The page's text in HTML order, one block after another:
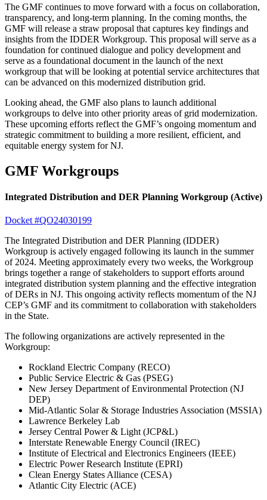
The GMF continues to move forward with a focus on collaboration,
transparency, and long-term planning. In the coming months, the
GMF will release a straw proposal that captures key findings and
insights from the IDDER Workgroup. This proposal will serve as a
foundation for continued dialogue and policy development and
serve as a foundational document in the launch of the next
workgroup that will be looking at potential service architectures that
can be advanced on this modernized distribution grid.​​​​‌ ‍ ​‍​‍‌‍ ‌ ​‍‌‍‍‌‌‍‌ ‌‍‍‌‌‍ ‍​‍​‍​ ‍‍​‍​‍‌ ​ ‌‍​‌‌‍ ‍‌‍‍‌‌ ‌​‌ ‍‌​‍ ‍‌‍‍‌‌‍ ​‍​‍​‍ ​​‍​‍‌‍‍​‌ ​‍‌‍‌‌‌‍‌‍​‍​‍​ ‍‍​‍​‍‌‍‍​‌ ‌​‌ ‌​‌ ​​​ ‍‍​‍ ​‍ ‌‍ ​‌‍ ‌‍​ ‌‍​‌‌‍ ​‌‍‍​‌‍ ‌ ​ ‌ ‌​​ ‍‍​ ​ ​ ​ ​ ​ ​ ​ ​‍ ‌‍‍‌‌‍ ‍‌ ‌​‌‍‌‌‌‍ ‍‌ ‌​​‍ ‌‍‌‌‌‍‌​‌‍‍‌‌ ‌​​‍ ‌‍ ‌‌‍ ‌‍‌​‌‍‌‌​ ‌‌ ​​‌ ​‍‌‍‌‌‌ ​ ‌‍‌‌‌‍ ‍‌ ‌​‌‍​‌‌ ‌​‌‍‍‌‌‍ ‌‍ ‍​ ‍ ‌‍‍‌‌‍‌​​ ‌​ ‌​‌‍‌‍​ ‌‍​ ‍‌​ ‌‌​ ​‌​ ‍​‌‍‌‍​‍ ‌​ ​ ​ ‌‍​ ​​​ ​ ​‍ ‌​ ‌​​ ‍​‌‍‌​​ ‌‍​‍ ‌​ ‍​‌‍​‍‌‍‌‍​ ‍​​‍ ‌​ ‍​​ ​​​ ​ ​ ‌‌​ ‌ ‌‍‌​​ ​​‌‍​‌​ ‌​​ ‍‌‌‍‌‍​ ‌‌​ ‍ ‌ ‌​‌ ‍‌‌ ​​‌‍‌‌​ ‌‌ ​​‌ ​‍‌‍ ‌‍‌ ‌ ​‍‌‍​‌‌‍ ‌​ ‍ ‌ ​​‌‍​‌‌ ‌​‌‍‍​​ ‌‌‍​ ‌‍ ‌‍ ‍‌ ‌​‌‍‌‌‌‍ ‍‌ ‌​‌‌​ ‌‍‌‌‌‍​ ‌ ‌​‌‍‍‌‌‍ ‌‍ ‍‌ ​ ​‍‌‌​ ‌‌‌​​‍‌‌ ‌‍‍ ‌‍‌‌‌ ‍‌​‍‌‌​ ​ ‌​‌​​‍‌‌​ ​ ‌​‌​​‍‌‌​ ​‍​ ​‍‌‍​ ​ ​ ‌‍​ ‌‍​‌​ ‍‌‌‍‌‌‌‍‌​​ ​‍‌‍‌‌​ ‌‌‌‍‌‌​ ​‍​‍‌‌​ ​‍​ ​‍​‍‌‌​ ‌‌‌​‌​​‍ ‍‌‍​ ‌‍ ‌‍ ‍‌ ‌​‌‍‌‌‌‍ ‍‌ ‌​​‍‌‌​ ‌‌‌​​‍‌‌ ‌‍‍ ‌‍‌‌‌ ‍‌​‍‌‌​ ​ ‌​‌​​‍‌‌​ ​ ‌​‌​​‍‌‌​ ​‍​ ​‍‌‍​‌‌‍‌​‌‍‌​​ ‌​​ ​‍​ ‌‌‌‍​ ​ ​ ‌‍​‌​ ‌ ​ ‌​​ ‍‌​‍‌‌​ ​‍​ ​‍​‍‌‌​ ‌‌‌​‌​​‍ ‍‌‍​ ‌‍‍​‌‍‍‌‌‍ ​‌‍‌​‌ ​‍‌‍‌‌‌‍ ‍​‍‌‌​ ‌‌‌​​‍‌‌ ‌‍‍ ‌‍‌‌‌ ‍‌​‍‌‌​ ​ ‌​‌​​‍‌‌​ ​ ‌​‌​​‍‌‌​ ​‍​ ​‍​ ‌‌​ ‌​​ ‍‌​ ​ ​ ‌‍​ ​​​ ‍‌​ ‌‍​ ​​‌‍​‌​ ‌ ‌‍​ ​‍‌‌​ ​‍​ ​‍​‍‌‌​ ‌‌‌​‌​​‍ ‍‌ ‌​‌‍‌‌‌ ‍​‌ ‌​​ ‌‍​‍‌‍​‌‌ ​ ‌‍‌‌‌‌‌‌‌ ​‍‌‍ ​​ ‌‌‍‍​‌ ‌​‌ ‌​‌ ​​​‍‌‌​ ​ ‌​​‌​‍‌‌​ ​‍‌​‌‍​‍‌‌​ ​‍‌​‌‍‌‍ ​‌‍ ‌‍​ ‌‍​‌‌‍ ​‌‍‍​‌‍ ‌ ​ ‌ ‌​​‍‌‌​ ​ ‌​​‌​ ​ ​ ​ ​ ​ ​ ​ ​‍‌‍‌‍‍‌‌‍‌​​ ‌​ ‌​‌‍‌‍​ ‌‍​ ‍‌​ ‌‌​ ​‌​ ‍​‌‍‌‍​‍ ‌​ ​ ​ ‌‍​ ​​​ ​ ​‍ ‌​ ‌​​ ‍​‌‍‌​​ ‌‍​‍ ‌​ ‍​‌‍​‍‌‍‌‍​ ‍​​‍ ‌​ ‍​​ ​​​ ​ ​ ‌‌​ ‌ ‌‍‌​​ ​​‌‍​‌​ ‌​​ ‍‌‌‍‌‍​ ‌‌​‍‌‍‌ ‌​‌ ‍‌‌ ​​‌‍‌‌​ ‌‌ ​​‌ ​‍‌‍ ‌‍‌ ‌ ​‍‌‍​‌‌‍ ‌​‍‌‍‌ ​​‌‍​‌‌ ‌​‌‍‍​​ ‌‌‍​ ‌‍ ‌‍ ‍‌ ‌​‌‍‌‌‌‍ ‍‌ ‌​‌‌​ ‌‍‌‌‌‍​ ‌ ‌​‌‍‍‌‌‍ ‌‍ ‍‌ ​ ​‍‌‌​ ‌‌‌​​‍‌‌ ‌‍‍ ‌‍‌‌‌ ‍‌​‍‌‌​ ​ ‌​‌​​‍‌‌​ ​ ‌​‌​​‍‌‌​ ​‍​ ​‍‌‍​ ​ ​ ‌‍​ ‌‍​‌​ ‍‌‌‍‌‌‌‍‌​​ ​‍‌‍‌‌​ ‌‌‌‍‌‌​ ​‍​‍‌‌​ ​‍​ ​‍​‍‌‌​ ‌‌‌​‌​​‍ ‍‌‍​ ‌‍ ‌‍ ‍‌ ‌​‌‍‌‌‌‍ ‍‌ ‌​​‍‌‌​ ‌‌‌​​‍‌‌ ‌‍‍ ‌‍‌‌‌ ‍‌​‍‌‌​ ​ ‌​‌​​‍‌‌​ ​ ‌​‌​​‍‌‌​ ​‍​ ​‍‌‍​‌‌‍‌​‌‍‌​​ ‌​​ ​‍​ ‌‌‌‍​ ​ ​ ‌‍​‌​ ‌ ​ ‌​​ ‍‌​‍‌‌​ ​‍​ ​‍​‍‌‌​ ‌‌‌​‌​​‍ ‍‌‍​ ‌‍‍​‌‍‍‌‌‍ ​‌‍‌​‌ ​‍‌‍‌‌‌‍ ‍​‍‌‌​ ‌‌‌​​‍‌‌ ‌‍‍ ‌‍‌‌‌ ‍‌​‍‌‌​ ​ ‌​‌​​‍‌‌​ ​ ‌​‌​​‍‌‌​ ​‍​ ​‍​ ‌‌​ ‌​​ ‍‌​ ​ ​ ‌‍​ ​​​ ‍‌​ ‌‍​ ​​‌‍​‌​ ‌ ‌‍​ ​‍‌‌​ ​‍​ ​‍​‍‌‌​ ‌‌‌​‌​​‍ ‍‌ ‌​‌‍‌‌‌ ‍​‌ ‌​​‍‌‍‌ ​​‌‍‌‌‌ ​‍‌ ​ ‌ ​​‌‍‌‌‌‍​ ‌ ‌​‌‍‍‌‌ ‌‍‌‍‌‌​ ‌‌ ​​‌ ‌‌‌‍​‍‌‍ ​‌‍‍‌‌ ​ ‌‍‍​‌‍‌‌‌‍‌​​‍​‍‌ ‌
Looking ahead, the GMF also plans to launch additional
workgroups to delve into other priority areas of grid modernization.
These upcoming efforts reflect the GMF’s ongoing momentum and
strategic commitment to building a more resilient, efficient, and
equitable energy system for NJ.​​​​‌ ‍ ​‍​‍‌‍ ‌ ​‍‌‍‍‌‌‍‌ ‌‍‍‌‌‍ ‍​‍​‍​ ‍‍​‍​‍‌ ​ ‌‍​‌‌‍ ‍‌‍‍‌‌ ‌​‌ ‍‌​‍ ‍‌‍‍‌‌‍ ​‍​‍​‍ ​​‍​‍‌‍‍​‌ ​‍‌‍‌‌‌‍‌‍​‍​‍​ ‍‍​‍​‍‌‍‍​‌ ‌​‌ ‌​‌ ​​​ ‍‍​‍ ​‍ ‌‍ ​‌‍ ‌‍​ ‌‍​‌‌‍ ​‌‍‍​‌‍ ‌ ​ ‌ ‌​​ ‍‍​ ​ ​ ​ ​ ​ ​ ​ ​‍ ‌‍‍‌‌‍ ‍‌ ‌​‌‍‌‌‌‍ ‍‌ ‌​​‍ ‌‍‌‌‌‍‌​‌‍‍‌‌ ‌​​‍ ‌‍ ‌‌‍ ‌‍‌​‌‍‌‌​ ‌‌ ​​‌ ​‍‌‍‌‌‌ ​ ‌‍‌‌‌‍ ‍‌ ‌​‌‍​‌‌ ‌​‌‍‍‌‌‍ ‌‍ ‍​ ‍ ‌‍‍‌‌‍‌​​ ‌​ ‌​‌‍‌‍​ ‌‍​ ‍‌​ ‌‌​ ​‌​ ‍​‌‍‌‍​‍ ‌​ ​ ​ ‌‍​ ​​​ ​ ​‍ ‌​ ‌​​ ‍​‌‍‌​​ ‌‍​‍ ‌​ ‍​‌‍​‍‌‍‌‍​ ‍​​‍ ‌​ ‍​​ ​​​ ​ ​ ‌‌​ ‌ ‌‍‌​​ ​​‌‍​‌​ ‌​​ ‍‌‌‍‌‍​ ‌‌​ ‍ ‌ ‌​‌ ‍‌‌ ​​‌‍‌‌​ ‌‌ ​​‌ ​‍‌‍ ‌‍‌ ‌ ​‍‌‍​‌‌‍ ‌​ ‍ ‌ ​​‌‍​‌‌ ‌​‌‍‍​​ ‌‌‍​ ‌‍ ‌‍ ‍‌ ‌​‌‍‌‌‌‍ ‍‌ ‌​‌‌​ ‌‍‌‌‌‍​ ‌ ‌​‌‍‍‌‌‍ ‌‍ ‍‌ ​ ​‍‌‌​ ‌‌‌​​‍‌‌ ‌‍‍ ‌‍‌‌‌ ‍‌​‍‌‌​ ​ ‌​‌​​‍‌‌​ ​ ‌​‌​​‍‌‌​ ​‍​ ​‍‌‍​ ​ ​ ‌‍​ ‌‍​‌​ ‍‌‌‍‌‌‌‍‌​​ ​‍‌‍‌‌​ ‌‌‌‍‌‌​ ​‍​‍‌‌​ ​‍​ ​‍​‍‌‌​ ‌‌‌​‌​​‍ ‍‌‍​ ‌‍ ‌‍ ‍‌ ‌​‌‍‌‌‌‍ ‍‌ ‌​​‍‌‌​ ‌‌‌​​‍‌‌ ‌‍‍ ‌‍‌‌‌ ‍‌​‍‌‌​ ​ ‌​‌​​‍‌‌​ ​ ‌​‌​​‍‌‌​ ​‍​ ​‍​ ‌ ‌‍‌‌​ ​​​ ​ ​ ‌​​ ‌‌​ ‌‍​ ‌‍‌‍‌‍​ ‌‌​ ‌‌​ ‌‍​‍‌‌​ ​‍​ ​‍​‍‌‌​ ‌‌‌​‌​​‍ ‍‌‍​ ‌‍‍​‌‍‍‌‌‍ ​‌‍‌​‌ ​‍‌‍‌‌‌‍ ‍​‍‌‌​ ‌‌‌​​‍‌‌ ‌‍‍ ‌‍‌‌‌ ‍‌​‍‌‌​ ​ ‌​‌​​‍‌‌​ ​ ‌​‌​​‍‌‌​ ​‍​ ​‍​ ​‍‌‍‌‍‌‍​‌​ ​​‌‍‌​‌‍​ ​ ‌ ‌‍​‌‌‍‌‍​ ‌‌​ ‌‍‌‍​‌​‍‌‌​ ​‍​ ​‍​‍‌‌​ ‌‌‌​‌​​‍ ‍‌ ‌​‌‍‌‌‌ ‍​‌ ‌​​ ‌‍​‍‌‍​‌‌ ​ ‌‍‌‌‌‌‌‌‌ ​‍‌‍ ​​ ‌‌‍‍​‌ ‌​‌ ‌​‌ ​​​‍‌‌​ ​ ‌​​‌​‍‌‌​ ​‍‌​‌‍​‍‌‌​ ​‍‌​‌‍‌‍ ​‌‍ ‌‍​ ‌‍​‌‌‍ ​‌‍‍​‌‍ ‌ ​ ‌ ‌​​‍‌‌​ ​ ‌​​‌​ ​ ​ ​ ​ ​ ​ ​ ​‍‌‍‌‍‍‌‌‍‌​​ ‌​ ‌​‌‍‌‍​ ‌‍​ ‍‌​ ‌‌​ ​‌​ ‍​‌‍‌‍​‍ ‌​ ​ ​ ‌‍​ ​​​ ​ ​‍ ‌​ ‌​​ ‍​‌‍‌​​ ‌‍​‍ ‌​ ‍​‌‍​‍‌‍‌‍​ ‍​​‍ ‌​ ‍​​ ​​​ ​ ​ ‌‌​ ‌ ‌‍‌​​ ​​‌‍​‌​ ‌​​ ‍‌‌‍‌‍​ ‌‌​‍‌‍‌ ‌​‌ ‍‌‌ ​​‌‍‌‌​ ‌‌ ​​‌ ​‍‌‍ ‌‍‌ ‌ ​‍‌‍​‌‌‍ ‌​‍‌‍‌ ​​‌‍​‌‌ ‌​‌‍‍​​ ‌‌‍​ ‌‍ ‌‍ ‍‌ ‌​‌‍‌‌‌‍ ‍‌ ‌​‌‌​ ‌‍‌‌‌‍​ ‌ ‌​‌‍‍‌‌‍ ‌‍ ‍‌ ​ ​‍‌‌​ ‌‌‌​​‍‌‌ ‌‍‍ ‌‍‌‌‌ ‍‌​‍‌‌​ ​ ‌​‌​​‍‌‌​ ​ ‌​‌​​‍‌‌​ ​‍​ ​‍‌‍​ ​ ​ ‌‍​ ‌‍​‌​ ‍‌‌‍‌‌‌‍‌​​ ​‍‌‍‌‌​ ‌‌‌‍‌‌​ ​‍​‍‌‌​ ​‍​ ​‍​‍‌‌​ ‌‌‌​‌​​‍ ‍‌‍​ ‌‍ ‌‍ ‍‌ ‌​‌‍‌‌‌‍ ‍‌ ‌​​‍‌‌​ ‌‌‌​​‍‌‌ ‌‍‍ ‌‍‌‌‌ ‍‌​‍‌‌​ ​ ‌​‌​​‍‌‌​ ​ ‌​‌​​‍‌‌​ ​‍​ ​‍​ ‌ ‌‍‌‌​ ​​​ ​ ​ ‌​​ ‌‌​ ‌‍​ ‌‍‌‍‌‍​ ‌‌​ ‌‌​ ‌‍​‍‌‌​ ​‍​ ​‍​‍‌‌​ ‌‌‌​‌​​‍ ‍‌‍​ ‌‍‍​‌‍‍‌‌‍ ​‌‍‌​‌ ​‍‌‍‌‌‌‍ ‍​‍‌‌​ ‌‌‌​​‍‌‌ ‌‍‍ ‌‍‌‌‌ ‍‌​‍‌‌​ ​ ‌​‌​​‍‌‌​ ​ ‌​‌​​‍‌‌​ ​‍​ ​‍​ ​‍‌‍‌‍‌‍​‌​ ​​‌‍‌​‌‍​ ​ ‌ ‌‍​‌‌‍‌‍​ ‌‌​ ‌‍‌‍​‌​‍‌‌​ ​‍​ ​‍​‍‌‌​ ‌‌‌​‌​​‍ ‍‌ ‌​‌‍‌‌‌ ‍​‌ ‌​​‍‌‍‌ ​​‌‍‌‌‌ ​‍‌ ​ ‌ ​​‌‍‌‌‌‍​ ‌ ‌​‌‍‍‌‌ ‌‍‌‍‌‌​ ‌‌ ​​‌ ‌‌‌‍​‍‌‍ ​‌‍‍‌‌ ​ ‌‍‍​‌‍‌‌‌‍‌​​‍​‍‌ ‌
GMF Workgroups​​​​‌ ‍ ​‍​‍‌‍ ‌ ​‍‌‍‍‌‌‍‌ ‌‍‍‌‌‍ ‍​‍​‍​ ‍‍​‍​‍‌ ​ ‌‍​‌‌‍ ‍‌‍‍‌‌ ‌​‌ ‍‌​‍ ‍‌‍‍‌‌‍ ​‍​‍​‍ ​​‍​‍‌‍‍​‌ ​‍‌‍‌‌‌‍‌‍​‍​‍​ ‍‍​‍​‍‌‍‍​‌ ‌​‌ ‌​‌ ​​​ ‍‍​‍ ​‍ ‌‍ ​‌‍ ‌‍​ ‌‍​‌‌‍ ​‌‍‍​‌‍ ‌ ​ ‌ ‌​​ ‍‍​ ​ ​ ​ ​ ​ ​ ​ ​‍ ‌‍‍‌‌‍ ‍‌ ‌​‌‍‌‌‌‍ ‍‌ ‌​​‍ ‌‍‌‌‌‍‌​‌‍‍‌‌ ‌​​‍ ‌‍ ‌‌‍ ‌‍‌​‌‍‌‌​ ‌‌ ​​‌ ​‍‌‍‌‌‌ ​ ‌‍‌‌‌‍ ‍‌ ‌​‌‍​‌‌ ‌​‌‍‍‌‌‍ ‌‍ ‍​ ‍ ‌‍‍‌‌‍‌​​ ‌​ ‌​‌‍‌‍​ ‌‍​ ‍‌​ ‌‌​ ​‌​ ‍​‌‍‌‍​‍ ‌​ ​ ​ ‌‍​ ​​​ ​ ​‍ ‌​ ‌​​ ‍​‌‍‌​​ ‌‍​‍ ‌​ ‍​‌‍​‍‌‍‌‍​ ‍​​‍ ‌​ ‍​​ ​​​ ​ ​ ‌‌​ ‌ ‌‍‌​​ ​​‌‍​‌​ ‌​​ ‍‌‌‍‌‍​ ‌‌​ ‍ ‌ ‌​‌ ‍‌‌ ​​‌‍‌‌​ ‌‌ ​​‌ ​‍‌‍ ‌‍‌ ‌ ​‍‌‍​‌‌‍ ‌​ ‍ ‌ ​​‌‍​‌‌ ‌​‌‍‍​​ ‌‌‍​ ‌‍ ‌‍ ‍‌ ‌​‌‍‌‌‌‍ ‍‌ ‌​‌‌​ ‌‍‌‌‌‍​ ‌ ‌​‌‍‍‌‌‍ ‌‍ ‍‌ ​ ​‍‌‌​ ‌‌‌​​‍‌‌ ‌‍‍ ‌‍‌‌‌ ‍‌​‍‌‌​ ​ ‌​‌​​‍‌‌​ ​ ‌​‌​​‍‌‌​ ​‍​ ​‍‌‍​‌‌‍​‍‌‍​‌‌‍​‌‌‍​‍‌‍‌‌​ ‌‍‌‍​‌​ ​‌‌‍‌‌​ ​‌‌‍‌‌​‍‌‌​ ​‍​ ​‍​‍‌‌​ ‌‌‌​‌​​‍ ‍‌‍‍​‌‍‌‌‌‍​‌‌‍‌​‌‍‍‌‌‍ ‍‌‍‌ ​ ‌‍​‍‌‍​‌‌ ​ ‌‍‌‌‌‌‌‌‌ ​‍‌‍ ​​ ‌‌‍‍​‌ ‌​‌ ‌​‌ ​​​‍‌‌​ ​ ‌​​‌​‍‌‌​ ​‍‌​‌‍​‍‌‌​ ​‍‌​‌‍‌‍ ​‌‍ ‌‍​ ‌‍​‌‌‍ ​‌‍‍​‌‍ ‌ ​ ‌ ‌​​‍‌‌​ ​ ‌​​‌​ ​ ​ ​ ​ ​ ​ ​ ​‍‌‍‌‍‍‌‌‍‌​​ ‌​ ‌​‌‍‌‍​ ‌‍​ ‍‌​ ‌‌​ ​‌​ ‍​‌‍‌‍​‍ ‌​ ​ ​ ‌‍​ ​​​ ​ ​‍ ‌​ ‌​​ ‍​‌‍‌​​ ‌‍​‍ ‌​ ‍​‌‍​‍‌‍‌‍​ ‍​​‍ ‌​ ‍​​ ​​​ ​ ​ ‌‌​ ‌ ‌‍‌​​ ​​‌‍​‌​ ‌​​ ‍‌‌‍‌‍​ ‌‌​‍‌‍‌ ‌​‌ ‍‌‌ ​​‌‍‌‌​ ‌‌ ​​‌ ​‍‌‍ ‌‍‌ ‌ ​‍‌‍​‌‌‍ ‌​‍‌‍‌ ​​‌‍​‌‌ ‌​‌‍‍​​ ‌‌‍​ ‌‍ ‌‍ ‍‌ ‌​‌‍‌‌‌‍ ‍‌ ‌​‌‌​ ‌‍‌‌‌‍​ ‌ ‌​‌‍‍‌‌‍ ‌‍ ‍‌ ​ ​‍‌‌​ ‌‌‌​​‍‌‌ ‌‍‍ ‌‍‌‌‌ ‍‌​‍‌‌​ ​ ‌​‌​​‍‌‌​ ​ ‌​‌​​‍‌‌​ ​‍​ ​‍‌‍​‌‌‍​‍‌‍​‌‌‍​‌‌‍​‍‌‍‌‌​ ‌‍‌‍​‌​ ​‌‌‍‌‌​ ​‌‌‍‌‌​‍‌‌​ ​‍​ ​‍​‍‌‌​ ‌‌‌​‌​​‍ ‍‌‍‍​‌‍‌‌‌‍​‌‌‍‌​‌‍‍‌‌‍ ‍‌‍‌ ​‍‌‍‌ ​​‌‍‌‌‌ ​‍‌ ​ ‌ ​​‌‍‌‌‌‍​ ‌ ‌​‌‍‍‌‌ ‌‍‌‍‌‌​ ‌‌ ​​‌ ‌‌‌‍​‍‌‍ ​‌‍‍‌‌ ​ ‌‍‍​‌‍‌‌‌‍‌​​‍​‍‌ ‌
Integrated Distribution and DER Planning Workgroup (Active)​​​​‌ ‍ ​‍​‍‌‍ ‌ ​‍‌‍‍‌‌‍‌ ‌‍‍‌‌‍ ‍​‍​‍​ ‍‍​‍​‍‌ ​ ‌‍​‌‌‍ ‍‌‍‍‌‌ ‌​‌ ‍‌​‍ ‍‌‍‍‌‌‍ ​‍​‍​‍ ​​‍​‍‌‍‍​‌ ​‍‌‍‌‌‌‍‌‍​‍​‍​ ‍‍​‍​‍‌‍‍​‌ ‌​‌ ‌​‌ ​​​ ‍‍​‍ ​‍ ‌‍ ​‌‍ ‌‍​ ‌‍​‌‌‍ ​‌‍‍​‌‍ ‌ ​ ‌ ‌​​ ‍‍​ ​ ​ ​ ​ ​ ​ ​ ​‍ ‌‍‍‌‌‍ ‍‌ ‌​‌‍‌‌‌‍ ‍‌ ‌​​‍ ‌‍‌‌‌‍‌​‌‍‍‌‌ ‌​​‍ ‌‍ ‌‌‍ ‌‍‌​‌‍‌‌​ ‌‌ ​​‌ ​‍‌‍‌‌‌ ​ ‌‍‌‌‌‍ ‍‌ ‌​‌‍​‌‌ ‌​‌‍‍‌‌‍ ‌‍ ‍​ ‍ ‌‍‍‌‌‍‌​​ ‌​ ‌​‌‍‌‍​ ‌‍​ ‍‌​ ‌‌​ ​‌​ ‍​‌‍‌‍​‍ ‌​ ​ ​ ‌‍​ ​​​ ​ ​‍ ‌​ ‌​​ ‍​‌‍‌​​ ‌‍​‍ ‌​ ‍​‌‍​‍‌‍‌‍​ ‍​​‍ ‌​ ‍​​ ​​​ ​ ​ ‌‌​ ‌ ‌‍‌​​ ​​‌‍​‌​ ‌​​ ‍‌‌‍‌‍​ ‌‌​ ‍ ‌ ‌​‌ ‍‌‌ ​​‌‍‌‌​ ‌‌ ​​‌ ​‍‌‍ ‌‍‌ ‌ ​‍‌‍​‌‌‍ ‌​ ‍ ‌ ​​‌‍​‌‌ ‌​‌‍‍​​ ‌‌‍​ ‌‍ ‌‍ ‍‌ ‌​‌‍‌‌‌‍ ‍‌ ‌​‌‌​ ‌‍‌‌‌‍​ ‌ ‌​‌‍‍‌‌‍ ‌‍ ‍‌ ​ ​‍‌‌​ ‌‌‌​​‍‌‌ ‌‍‍ ‌‍‌‌‌ ‍‌​‍‌‌​ ​ ‌​‌​​‍‌‌​ ​ ‌​‌​​‍‌‌​ ​‍​ ​‍‌‍​‌‌‍​‍‌‍​‌‌‍​‌‌‍​‍‌‍‌‌​ ‌‍‌‍​‌​ ​‌‌‍‌‌​ ​‌‌‍‌‌​‍‌‌​ ​‍​ ​‍​‍‌‌​ ‌‌‌​‌​​‍ ‍‌‍​ ‌‍ ‌‍ ‍‌ ‌​‌‍‌‌‌‍ ‍‌ ‌​​‍‌‌​ ‌‌‌​​‍‌‌ ‌‍‍ ‌‍‌‌‌ ‍‌​‍‌‌​ ​ ‌​‌​​‍‌‌​ ​ ‌​‌​​‍‌‌​ ​‍​ ​‍​ ​‍​ ​​​ ​ ​ ‌​​ ​ ‌‍​‌​ ​‍‌‍​‌​ ‍​​ ‌ ​ ​‍​ ‌‌​‍‌‌​ ​‍​ ​‍​‍‌‌​ ‌‌‌​‌​​‍ ‍‌‍​ ‌‍‍​‌‍‍‌‌‍ ​‌‍‌​‌ ​‍‌‍‌‌‌‍ ‍​‍‌‌​ ‌‌‌​​‍‌‌ ‌‍‍ ‌‍‌‌‌ ‍‌​‍‌‌​ ​ ‌​‌​​‍‌‌​ ​ ‌​‌​​‍‌‌​ ​‍​ ​‍‌‍‌‌​ ‌‍​ ​​‌‍​‍‌‍‌‍​ ​‌​ ‌‍​ ‌ ​ ‌‌​ ​‍​ ‌ ‌‍​‌​‍‌‌​ ​‍​ ​‍​‍‌‌​ ‌‌‌​‌​​‍ ‍‌ ‌​‌‍‌‌‌ ‍​‌ ‌​​ ‌‍​‍‌‍​‌‌ ​ ‌‍‌‌‌‌‌‌‌ ​‍‌‍ ​​ ‌‌‍‍​‌ ‌​‌ ‌​‌ ​​​‍‌‌​ ​ ‌​​‌​‍‌‌​ ​‍‌​‌‍​‍‌‌​ ​‍‌​‌‍‌‍ ​‌‍ ‌‍​ ‌‍​‌‌‍ ​‌‍‍​‌‍ ‌ ​ ‌ ‌​​‍‌‌​ ​ ‌​​‌​ ​ ​ ​ ​ ​ ​ ​ ​‍‌‍‌‍‍‌‌‍‌​​ ‌​ ‌​‌‍‌‍​ ‌‍​ ‍‌​ ‌‌​ ​‌​ ‍​‌‍‌‍​‍ ‌​ ​ ​ ‌‍​ ​​​ ​ ​‍ ‌​ ‌​​ ‍​‌‍‌​​ ‌‍​‍ ‌​ ‍​‌‍​‍‌‍‌‍​ ‍​​‍ ‌​ ‍​​ ​​​ ​ ​ ‌‌​ ‌ ‌‍‌​​ ​​‌‍​‌​ ‌​​ ‍‌‌‍‌‍​ ‌‌​‍‌‍‌ ‌​‌ ‍‌‌ ​​‌‍‌‌​ ‌‌ ​​‌ ​‍‌‍ ‌‍‌ ‌ ​‍‌‍​‌‌‍ ‌​‍‌‍‌ ​​‌‍​‌‌ ‌​‌‍‍​​ ‌‌‍​ ‌‍ ‌‍ ‍‌ ‌​‌‍‌‌‌‍ ‍‌ ‌​‌‌​ ‌‍‌‌‌‍​ ‌ ‌​‌‍‍‌‌‍ ‌‍ ‍‌ ​ ​‍‌‌​ ‌‌‌​​‍‌‌ ‌‍‍ ‌‍‌‌‌ ‍‌​‍‌‌​ ​ ‌​‌​​‍‌‌​ ​ ‌​‌​​‍‌‌​ ​‍​ ​‍‌‍​‌‌‍​‍‌‍​‌‌‍​‌‌‍​‍‌‍‌‌​ ‌‍‌‍​‌​ ​‌‌‍‌‌​ ​‌‌‍‌‌​‍‌‌​ ​‍​ ​‍​‍‌‌​ ‌‌‌​‌​​‍ ‍‌‍​ ‌‍ ‌‍ ‍‌ ‌​‌‍‌‌‌‍ ‍‌ ‌​​‍‌‌​ ‌‌‌​​‍‌‌ ‌‍‍ ‌‍‌‌‌ ‍‌​‍‌‌​ ​ ‌​‌​​‍‌‌​ ​ ‌​‌​​‍‌‌​ ​‍​ ​‍​ ​‍​ ​​​ ​ ​ ‌​​ ​ ‌‍​‌​ ​‍‌‍​‌​ ‍​​ ‌ ​ ​‍​ ‌‌​‍‌‌​ ​‍​ ​‍​‍‌‌​ ‌‌‌​‌​​‍ ‍‌‍​ ‌‍‍​‌‍‍‌‌‍ ​‌‍‌​‌ ​‍‌‍‌‌‌‍ ‍​‍‌‌​ ‌‌‌​​‍‌‌ ‌‍‍ ‌‍‌‌‌ ‍‌​‍‌‌​ ​ ‌​‌​​‍‌‌​ ​ ‌​‌​​‍‌‌​ ​‍​ ​‍‌‍‌‌​ ‌‍​ ​​‌‍​‍‌‍‌‍​ ​‌​ ‌‍​ ‌ ​ ‌‌​ ​‍​ ‌ ‌‍​‌​‍‌‌​ ​‍​ ​‍​‍‌‌​ ‌‌‌​‌​​‍ ‍‌ ‌​‌‍‌‌‌ ‍​‌ ‌​​‍‌‍‌ ​​‌‍‌‌‌ ​‍‌ ​ ‌ ​​‌‍‌‌‌‍​ ‌ ‌​‌‍‍‌‌ ‌‍‌‍‌‌​ ‌‌ ​​‌ ‌‌‌‍​‍‌‍ ​‌‍‍‌‌ ​ ‌‍‍​‌‍‌‌‌‍‌​​‍​‍‌ ‌
Docket #QO24030199​​​​‌ ‍ ​‍​‍‌‍ ‌ ​‍‌‍‍‌‌‍‌ ‌‍‍‌‌‍ ‍​‍​‍​ ‍‍​‍​‍‌ ​ ‌‍​‌‌‍ ‍‌‍‍‌‌ ‌​‌ ‍‌​‍ ‍‌‍‍‌‌‍ ​‍​‍​‍ ​​‍​‍‌‍‍​‌ ​‍‌‍‌‌‌‍‌‍​‍​‍​ ‍‍​‍​‍‌‍‍​‌ ‌​‌ ‌​‌ ​​​ ‍‍​‍ ​‍ ‌‍ ​‌‍ ‌‍​ ‌‍​‌‌‍ ​‌‍‍​‌‍ ‌ ​ ‌ ‌​​ ‍‍​ ​ ​ ​ ​ ​ ​ ​ ​‍ ‌‍‍‌‌‍ ‍‌ ‌​‌‍‌‌‌‍ ‍‌ ‌​​‍ ‌‍‌‌‌‍‌​‌‍‍‌‌ ‌​​‍ ‌‍ ‌‌‍ ‌‍‌​‌‍‌‌​ ‌‌ ​​‌ ​‍‌‍‌‌‌ ​ ‌‍‌‌‌‍ ‍‌ ‌​‌‍​‌‌ ‌​‌‍‍‌‌‍ ‌‍ ‍​ ‍ ‌‍‍‌‌‍‌​​ ‌​ ‌​‌‍‌‍​ ‌‍​ ‍‌​ ‌‌​ ​‌​ ‍​‌‍‌‍​‍ ‌​ ​ ​ ‌‍​ ​​​ ​ ​‍ ‌​ ‌​​ ‍​‌‍‌​​ ‌‍​‍ ‌​ ‍​‌‍​‍‌‍‌‍​ ‍​​‍ ‌​ ‍​​ ​​​ ​ ​ ‌‌​ ‌ ‌‍‌​​ ​​‌‍​‌​ ‌​​ ‍‌‌‍‌‍​ ‌‌​ ‍ ‌ ‌​‌ ‍‌‌ ​​‌‍‌‌​ ‌‌ ​​‌ ​‍‌‍ ‌‍‌ ‌ ​‍‌‍​‌‌‍ ‌​ ‍ ‌ ​​‌‍​‌‌ ‌​‌‍‍​​ ‌‌‍​ ‌‍ ‌‍ ‍‌ ‌​‌‍‌‌‌‍ ‍‌ ‌​‌‌​ ‌‍‌‌‌‍​ ‌ ‌​‌‍‍‌‌‍ ‌‍ ‍‌ ​ ​‍‌‌​ ‌‌‌​​‍‌‌ ‌‍‍ ‌‍‌‌‌ ‍‌​‍‌‌​ ​ ‌​‌​​‍‌‌​ ​ ‌​‌​​‍‌‌​ ​‍​ ​‍‌‍​‌‌‍​‍‌‍​‌‌‍​‌‌‍​‍‌‍‌‌​ ‌‍‌‍​‌​ ​‌‌‍‌‌​ ​‌‌‍‌‌​‍‌‌​ ​‍​ ​‍​‍‌‌​ ‌‌‌​‌​​‍ ‍‌‍​ ‌‍ ‌‍ ‍‌ ‌​‌‍‌‌‌‍ ‍‌ ‌​​‍‌‌​ ‌‌‌​​‍‌‌ ‌‍‍ ‌‍‌‌‌ ‍‌​‍‌‌​ ​ ‌​‌​​‍‌‌​ ​ ‌​‌​​‍‌‌​ ​‍​ ​‍​ ‌ ​ ​ ‌‍​ ‌‍​ ​ ​​‌‍‌‌‌‍‌‌​ ‌​‌‍‌‌​ ‌‌‌‍‌​​ ‍‌​‍‌‌​ ​‍​ ​‍​‍‌‌​ ‌‌‌​‌​​‍ ‍‌ ‌​‌‍‌‌‌ ‍​‌ ‌​​ ‌‍​‍‌‍​‌‌ ​ ‌‍‌‌‌‌‌‌‌ ​‍‌‍ ​​ ‌‌‍‍​‌ ‌​‌ ‌​‌ ​​​‍‌‌​ ​ ‌​​‌​‍‌‌​ ​‍‌​‌‍​‍‌‌​ ​‍‌​‌‍‌‍ ​‌‍ ‌‍​ ‌‍​‌‌‍ ​‌‍‍​‌‍ ‌ ​ ‌ ‌​​‍‌‌​ ​ ‌​​‌​ ​ ​ ​ ​ ​ ​ ​ ​‍‌‍‌‍‍‌‌‍‌​​ ‌​ ‌​‌‍‌‍​ ‌‍​ ‍‌​ ‌‌​ ​‌​ ‍​‌‍‌‍​‍ ‌​ ​ ​ ‌‍​ ​​​ ​ ​‍ ‌​ ‌​​ ‍​‌‍‌​​ ‌‍​‍ ‌​ ‍​‌‍​‍‌‍‌‍​ ‍​​‍ ‌​ ‍​​ ​​​ ​ ​ ‌‌​ ‌ ‌‍‌​​ ​​‌‍​‌​ ‌​​ ‍‌‌‍‌‍​ ‌‌​‍‌‍‌ ‌​‌ ‍‌‌ ​​‌‍‌‌​ ‌‌ ​​‌ ​‍‌‍ ‌‍‌ ‌ ​‍‌‍​‌‌‍ ‌​‍‌‍‌ ​​‌‍​‌‌ ‌​‌‍‍​​ ‌‌‍​ ‌‍ ‌‍ ‍‌ ‌​‌‍‌‌‌‍ ‍‌ ‌​‌‌​ ‌‍‌‌‌‍​ ‌ ‌​‌‍‍‌‌‍ ‌‍ ‍‌ ​ ​‍‌‌​ ‌‌‌​​‍‌‌ ‌‍‍ ‌‍‌‌‌ ‍‌​‍‌‌​ ​ ‌​‌​​‍‌‌​ ​ ‌​‌​​‍‌‌​ ​‍​ ​‍‌‍​‌‌‍​‍‌‍​‌‌‍​‌‌‍​‍‌‍‌‌​ ‌‍‌‍​‌​ ​‌‌‍‌‌​ ​‌‌‍‌‌​‍‌‌​ ​‍​ ​‍​‍‌‌​ ‌‌‌​‌​​‍ ‍‌‍​ ‌‍ ‌‍ ‍‌ ‌​‌‍‌‌‌‍ ‍‌ ‌​​‍‌‌​ ‌‌‌​​‍‌‌ ‌‍‍ ‌‍‌‌‌ ‍‌​‍‌‌​ ​ ‌​‌​​‍‌‌​ ​ ‌​‌​​‍‌‌​ ​‍​ ​‍​ ‌ ​ ​ ‌‍​ ‌‍​ ​ ​​‌‍‌‌‌‍‌‌​ ‌​‌‍‌‌​ ‌‌‌‍‌​​ ‍‌​‍‌‌​ ​‍​ ​‍​‍‌‌​ ‌‌‌​‌​​‍ ‍‌ ‌​‌‍‌‌‌ ‍​‌ ‌​​‍‌‍‌ ​​‌‍‌‌‌ ​‍‌ ​ ‌ ​​‌‍‌‌‌‍​ ‌ ‌​‌‍‍‌‌ ‌‍‌‍‌‌​ ‌‌ ​​‌ ‌‌‌‍​‍‌‍ ​‌‍‍‌‌ ​ ‌‍‍​‌‍‌‌‌‍‌​​‍​‍‌ ‌
The Integrated Distribution and DER Planning (IDDER)
Workgroup is actively engaged following its launch in the summer
of 2024. Meeting approximately every two weeks, the Workgroup
brings together a range of stakeholders to support efforts around
integrated distribution system planning and the effective integration
of DERs in NJ. This ongoing activity reflects momentum of the NJ
CEP’s GMF and its commitment to collaboration with stakeholders
in the State.​​​​‌ ‍ ​‍​‍‌‍ ‌ ​‍‌‍‍‌‌‍‌ ‌‍‍‌‌‍ ‍​‍​‍​ ‍‍​‍​‍‌ ​ ‌‍​‌‌‍ ‍‌‍‍‌‌ ‌​‌ ‍‌​‍ ‍‌‍‍‌‌‍ ​‍​‍​‍ ​​‍​‍‌‍‍​‌ ​‍‌‍‌‌‌‍‌‍​‍​‍​ ‍‍​‍​‍‌‍‍​‌ ‌​‌ ‌​‌ ​​​ ‍‍​‍ ​‍ ‌‍ ​‌‍ ‌‍​ ‌‍​‌‌‍ ​‌‍‍​‌‍ ‌ ​ ‌ ‌​​ ‍‍​ ​ ​ ​ ​ ​ ​ ​ ​‍ ‌‍‍‌‌‍ ‍‌ ‌​‌‍‌‌‌‍ ‍‌ ‌​​‍ ‌‍‌‌‌‍‌​‌‍‍‌‌ ‌​​‍ ‌‍ ‌‌‍ ‌‍‌​‌‍‌‌​ ‌‌ ​​‌ ​‍‌‍‌‌‌ ​ ‌‍‌‌‌‍ ‍‌ ‌​‌‍​‌‌ ‌​‌‍‍‌‌‍ ‌‍ ‍​ ‍ ‌‍‍‌‌‍‌​​ ‌​ ‌​‌‍‌‍​ ‌‍​ ‍‌​ ‌‌​ ​‌​ ‍​‌‍‌‍​‍ ‌​ ​ ​ ‌‍​ ​​​ ​ ​‍ ‌​ ‌​​ ‍​‌‍‌​​ ‌‍​‍ ‌​ ‍​‌‍​‍‌‍‌‍​ ‍​​‍ ‌​ ‍​​ ​​​ ​ ​ ‌‌​ ‌ ‌‍‌​​ ​​‌‍​‌​ ‌​​ ‍‌‌‍‌‍​ ‌‌​ ‍ ‌ ‌​‌ ‍‌‌ ​​‌‍‌‌​ ‌‌ ​​‌ ​‍‌‍ ‌‍‌ ‌ ​‍‌‍​‌‌‍ ‌​ ‍ ‌ ​​‌‍​‌‌ ‌​‌‍‍​​ ‌‌‍​ ‌‍ ‌‍ ‍‌ ‌​‌‍‌‌‌‍ ‍‌ ‌​‌‌​ ‌‍‌‌‌‍​ ‌ ‌​‌‍‍‌‌‍ ‌‍ ‍‌ ​ ​‍‌‌​ ‌‌‌​​‍‌‌ ‌‍‍ ‌‍‌‌‌ ‍‌​‍‌‌​ ​ ‌​‌​​‍‌‌​ ​ ‌​‌​​‍‌‌​ ​‍​ ​‍‌‍​‌‌‍​‍‌‍​‌‌‍​‌‌‍​‍‌‍‌‌​ ‌‍‌‍​‌​ ​‌‌‍‌‌​ ​‌‌‍‌‌​‍‌‌​ ​‍​ ​‍​‍‌‌​ ‌‌‌​‌​​‍ ‍‌‍​ ‌‍ ‌‍ ‍‌ ‌​‌‍‌‌‌‍ ‍‌ ‌​​‍‌‌​ ‌‌‌​​‍‌‌ ‌‍‍ ‌‍‌‌‌ ‍‌​‍‌‌​ ​ ‌​‌​​‍‌‌​ ​ ‌​‌​​‍‌‌​ ​‍​ ​‍‌‍‌‍‌‍‌​​ ‌ ​ ​‌​ ​‌​ ​‍​ ​‌​ ​​​ ​​​ ​​​ ​‌‌‍​‌​‍‌‌​ ​‍​ ​‍​‍‌‌​ ‌‌‌​‌​​‍ ‍‌‍​ ‌‍‍​‌‍‍‌‌‍ ​‌‍‌​‌ ​‍‌‍‌‌‌‍ ‍​‍‌‌​ ‌‌‌​​‍‌‌ ‌‍‍ ‌‍‌‌‌ ‍‌​‍‌‌​ ​ ‌​‌​​‍‌‌​ ​ ‌​‌​​‍‌‌​ ​‍​ ​‍‌‍​‌‌‍​ ​ ‍‌‌‍​‌‌‍​ ​ ​‍​ ​​‌‍​ ‌‍​‍​ ‌​​ ‍‌​ ​​​‍‌‌​ ​‍​ ​‍​‍‌‌​ ‌‌‌​‌​​‍ ‍‌ ‌​‌‍‌‌‌ ‍​‌ ‌​​ ‌‍​‍‌‍​‌‌ ​ ‌‍‌‌‌‌‌‌‌ ​‍‌‍ ​​ ‌‌‍‍​‌ ‌​‌ ‌​‌ ​​​‍‌‌​ ​ ‌​​‌​‍‌‌​ ​‍‌​‌‍​‍‌‌​ ​‍‌​‌‍‌‍ ​‌‍ ‌‍​ ‌‍​‌‌‍ ​‌‍‍​‌‍ ‌ ​ ‌ ‌​​‍‌‌​ ​ ‌​​‌​ ​ ​ ​ ​ ​ ​ ​ ​‍‌‍‌‍‍‌‌‍‌​​ ‌​ ‌​‌‍‌‍​ ‌‍​ ‍‌​ ‌‌​ ​‌​ ‍​‌‍‌‍​‍ ‌​ ​ ​ ‌‍​ ​​​ ​ ​‍ ‌​ ‌​​ ‍​‌‍‌​​ ‌‍​‍ ‌​ ‍​‌‍​‍‌‍‌‍​ ‍​​‍ ‌​ ‍​​ ​​​ ​ ​ ‌‌​ ‌ ‌‍‌​​ ​​‌‍​‌​ ‌​​ ‍‌‌‍‌‍​ ‌‌​‍‌‍‌ ‌​‌ ‍‌‌ ​​‌‍‌‌​ ‌‌ ​​‌ ​‍‌‍ ‌‍‌ ‌ ​‍‌‍​‌‌‍ ‌​‍‌‍‌ ​​‌‍​‌‌ ‌​‌‍‍​​ ‌‌‍​ ‌‍ ‌‍ ‍‌ ‌​‌‍‌‌‌‍ ‍‌ ‌​‌‌​ ‌‍‌‌‌‍​ ‌ ‌​‌‍‍‌‌‍ ‌‍ ‍‌ ​ ​‍‌‌​ ‌‌‌​​‍‌‌ ‌‍‍ ‌‍‌‌‌ ‍‌​‍‌‌​ ​ ‌​‌​​‍‌‌​ ​ ‌​‌​​‍‌‌​ ​‍​ ​‍‌‍​‌‌‍​‍‌‍​‌‌‍​‌‌‍​‍‌‍‌‌​ ‌‍‌‍​‌​ ​‌‌‍‌‌​ ​‌‌‍‌‌​‍‌‌​ ​‍​ ​‍​‍‌‌​ ‌‌‌​‌​​‍ ‍‌‍​ ‌‍ ‌‍ ‍‌ ‌​‌‍‌‌‌‍ ‍‌ ‌​​‍‌‌​ ‌‌‌​​‍‌‌ ‌‍‍ ‌‍‌‌‌ ‍‌​‍‌‌​ ​ ‌​‌​​‍‌‌​ ​ ‌​‌​​‍‌‌​ ​‍​ ​‍‌‍‌‍‌‍‌​​ ‌ ​ ​‌​ ​‌​ ​‍​ ​‌​ ​​​ ​​​ ​​​ ​‌‌‍​‌​‍‌‌​ ​‍​ ​‍​‍‌‌​ ‌‌‌​‌​​‍ ‍‌‍​ ‌‍‍​‌‍‍‌‌‍ ​‌‍‌​‌ ​‍‌‍‌‌‌‍ ‍​‍‌‌​ ‌‌‌​​‍‌‌ ‌‍‍ ‌‍‌‌‌ ‍‌​‍‌‌​ ​ ‌​‌​​‍‌‌​ ​ ‌​‌​​‍‌‌​ ​‍​ ​‍‌‍​‌‌‍​ ​ ‍‌‌‍​‌‌‍​ ​ ​‍​ ​​‌‍​ ‌‍​‍​ ‌​​ ‍‌​ ​​​‍‌‌​ ​‍​ ​‍​‍‌‌​ ‌‌‌​‌​​‍ ‍‌ ‌​‌‍‌‌‌ ‍​‌ ‌​​‍‌‍‌ ​​‌‍‌‌‌ ​‍‌ ​ ‌ ​​‌‍‌‌‌‍​ ‌ ‌​‌‍‍‌‌ ‌‍‌‍‌‌​ ‌‌ ​​‌ ‌‌‌‍​‍‌‍ ​‌‍‍‌‌ ​ ‌‍‍​‌‍‌‌‌‍‌​​‍​‍‌ ‌
The following organizations are actively represented in the
Workgroup:​​​​‌ ‍ ​‍​‍‌‍ ‌ ​‍‌‍‍‌‌‍‌ ‌‍‍‌‌‍ ‍​‍​‍​ ‍‍​‍​‍‌ ​ ‌‍​‌‌‍ ‍‌‍‍‌‌ ‌​‌ ‍‌​‍ ‍‌‍‍‌‌‍ ​‍​‍​‍ ​​‍​‍‌‍‍​‌ ​‍‌‍‌‌‌‍‌‍​‍​‍​ ‍‍​‍​‍‌‍‍​‌ ‌​‌ ‌​‌ ​​​ ‍‍​‍ ​‍ ‌‍ ​‌‍ ‌‍​ ‌‍​‌‌‍ ​‌‍‍​‌‍ ‌ ​ ‌ ‌​​ ‍‍​ ​ ​ ​ ​ ​ ​ ​ ​‍ ‌‍‍‌‌‍ ‍‌ ‌​‌‍‌‌‌‍ ‍‌ ‌​​‍ ‌‍‌‌‌‍‌​‌‍‍‌‌ ‌​​‍ ‌‍ ‌‌‍ ‌‍‌​‌‍‌‌​ ‌‌ ​​‌ ​‍‌‍‌‌‌ ​ ‌‍‌‌‌‍ ‍‌ ‌​‌‍​‌‌ ‌​‌‍‍‌‌‍ ‌‍ ‍​ ‍ ‌‍‍‌‌‍‌​​ ‌​ ‌​‌‍‌‍​ ‌‍​ ‍‌​ ‌‌​ ​‌​ ‍​‌‍‌‍​‍ ‌​ ​ ​ ‌‍​ ​​​ ​ ​‍ ‌​ ‌​​ ‍​‌‍‌​​ ‌‍​‍ ‌​ ‍​‌‍​‍‌‍‌‍​ ‍​​‍ ‌​ ‍​​ ​​​ ​ ​ ‌‌​ ‌ ‌‍‌​​ ​​‌‍​‌​ ‌​​ ‍‌‌‍‌‍​ ‌‌​ ‍ ‌ ‌​‌ ‍‌‌ ​​‌‍‌‌​ ‌‌ ​​‌ ​‍‌‍ ‌‍‌ ‌ ​‍‌‍​‌‌‍ ‌​ ‍ ‌ ​​‌‍​‌‌ ‌​‌‍‍​​ ‌‌‍​ ‌‍ ‌‍ ‍‌ ‌​‌‍‌‌‌‍ ‍‌ ‌​‌‌​ ‌‍‌‌‌‍​ ‌ ‌​‌‍‍‌‌‍ ‌‍ ‍‌ ​ ​‍‌‌​ ‌‌‌​​‍‌‌ ‌‍‍ ‌‍‌‌‌ ‍‌​‍‌‌​ ​ ‌​‌​​‍‌‌​ ​ ‌​‌​​‍‌‌​ ​‍​ ​‍‌‍​‌‌‍​‍‌‍​‌‌‍​‌‌‍​‍‌‍‌‌​ ‌‍‌‍​‌​ ​‌‌‍‌‌​ ​‌‌‍‌‌​‍‌‌​ ​‍​ ​‍​‍‌‌​ ‌‌‌​‌​​‍ ‍‌‍​ ‌‍ ‌‍ ‍‌ ‌​‌‍‌‌‌‍ ‍‌ ‌​​‍‌‌​ ‌‌‌​​‍‌‌ ‌‍‍ ‌‍‌‌‌ ‍‌​‍‌‌​ ​ ‌​‌​​‍‌‌​ ​ ‌​‌​​‍‌‌​ ​‍​ ​‍​ ​‌‌‍​‌​ ​‍​ ​‌​ ​‍​ ‍‌​ ​‍​ ‍‌‌‍​ ​ ​ ​ ​​​ ​‌​‍‌‌​ ​‍​ ​‍​‍‌‌​ ‌‌‌​‌​​‍ ‍‌‍​ ‌‍‍​‌‍‍‌‌‍ ​‌‍‌​‌ ​‍‌‍‌‌‌‍ ‍​‍‌‌​ ‌‌‌​​‍‌‌ ‌‍‍ ‌‍‌‌‌ ‍‌​‍‌‌​ ​ ‌​‌​​‍‌‌​ ​ ‌​‌​​‍‌‌​ ​‍​ ​‍​ ​‍​ ​ ​ ​‍​ ​ ‌‍‌​‌‍​‌‌‍‌‍​ ‌​‌‍​‍​ ‌​​ ‍​‌‍‌‍​‍‌‌​ ​‍​ ​‍​‍‌‌​ ‌‌‌​‌​​‍ ‍‌ ‌​‌‍‌‌‌ ‍​‌ ‌​​ ‌‍​‍‌‍​‌‌ ​ ‌‍‌‌‌‌‌‌‌ ​‍‌‍ ​​ ‌‌‍‍​‌ ‌​‌ ‌​‌ ​​​‍‌‌​ ​ ‌​​‌​‍‌‌​ ​‍‌​‌‍​‍‌‌​ ​‍‌​‌‍‌‍ ​‌‍ ‌‍​ ‌‍​‌‌‍ ​‌‍‍​‌‍ ‌ ​ ‌ ‌​​‍‌‌​ ​ ‌​​‌​ ​ ​ ​ ​ ​ ​ ​ ​‍‌‍‌‍‍‌‌‍‌​​ ‌​ ‌​‌‍‌‍​ ‌‍​ ‍‌​ ‌‌​ ​‌​ ‍​‌‍‌‍​‍ ‌​ ​ ​ ‌‍​ ​​​ ​ ​‍ ‌​ ‌​​ ‍​‌‍‌​​ ‌‍​‍ ‌​ ‍​‌‍​‍‌‍‌‍​ ‍​​‍ ‌​ ‍​​ ​​​ ​ ​ ‌‌​ ‌ ‌‍‌​​ ​​‌‍​‌​ ‌​​ ‍‌‌‍‌‍​ ‌‌​‍‌‍‌ ‌​‌ ‍‌‌ ​​‌‍‌‌​ ‌‌ ​​‌ ​‍‌‍ ‌‍‌ ‌ ​‍‌‍​‌‌‍ ‌​‍‌‍‌ ​​‌‍​‌‌ ‌​‌‍‍​​ ‌‌‍​ ‌‍ ‌‍ ‍‌ ‌​‌‍‌‌‌‍ ‍‌ ‌​‌‌​ ‌‍‌‌‌‍​ ‌ ‌​‌‍‍‌‌‍ ‌‍ ‍‌ ​ ​‍‌‌​ ‌‌‌​​‍‌‌ ‌‍‍ ‌‍‌‌‌ ‍‌​‍‌‌​ ​ ‌​‌​​‍‌‌​ ​ ‌​‌​​‍‌‌​ ​‍​ ​‍‌‍​‌‌‍​‍‌‍​‌‌‍​‌‌‍​‍‌‍‌‌​ ‌‍‌‍​‌​ ​‌‌‍‌‌​ ​‌‌‍‌‌​‍‌‌​ ​‍​ ​‍​‍‌‌​ ‌‌‌​‌​​‍ ‍‌‍​ ‌‍ ‌‍ ‍‌ ‌​‌‍‌‌‌‍ ‍‌ ‌​​‍‌‌​ ‌‌‌​​‍‌‌ ‌‍‍ ‌‍‌‌‌ ‍‌​‍‌‌​ ​ ‌​‌​​‍‌‌​ ​ ‌​‌​​‍‌‌​ ​‍​ ​‍​ ​‌‌‍​‌​ ​‍​ ​‌​ ​‍​ ‍‌​ ​‍​ ‍‌‌‍​ ​ ​ ​ ​​​ ​‌​‍‌‌​ ​‍​ ​‍​‍‌‌​ ‌‌‌​‌​​‍ ‍‌‍​ ‌‍‍​‌‍‍‌‌‍ ​‌‍‌​‌ ​‍‌‍‌‌‌‍ ‍​‍‌‌​ ‌‌‌​​‍‌‌ ‌‍‍ ‌‍‌‌‌ ‍‌​‍‌‌​ ​ ‌​‌​​‍‌‌​ ​ ‌​‌​​‍‌‌​ ​‍​ ​‍​ ​‍​ ​ ​ ​‍​ ​ ‌‍‌​‌‍​‌‌‍‌‍​ ‌​‌‍​‍​ ‌​​ ‍​‌‍‌‍​‍‌‌​ ​‍​ ​‍​‍‌‌​ ‌‌‌​‌​​‍ ‍‌ ‌​‌‍‌‌‌ ‍​‌ ‌​​‍‌‍‌ ​​‌‍‌‌‌ ​‍‌ ​ ‌ ​​‌‍‌‌‌‍​ ‌ ‌​‌‍‍‌‌ ‌‍‌‍‌‌​ ‌‌ ​​‌ ‌‌‌‍​‍‌‍ ​‌‍‍‌‌ ​ ‌‍‍​‌‍‌‌‌‍‌​​‍​‍‌ ‌
Rockland Electric Company (RECO)​​​​‌ ‍ ​‍​‍‌‍ ‌ ​‍‌‍‍‌‌‍‌ ‌‍‍‌‌‍ ‍​‍​‍​ ‍‍​‍​‍‌ ​ ‌‍​‌‌‍ ‍‌‍‍‌‌ ‌​‌ ‍‌​‍ ‍‌‍‍‌‌‍ ​‍​‍​‍ ​​‍​‍‌‍‍​‌ ​‍‌‍‌‌‌‍‌‍​‍​‍​ ‍‍​‍​‍‌‍‍​‌ ‌​‌ ‌​‌ ​​​ ‍‍​‍ ​‍ ‌‍ ​‌‍ ‌‍​ ‌‍​‌‌‍ ​‌‍‍​‌‍ ‌ ​ ‌ ‌​​ ‍‍​ ​ ​ ​ ​ ​ ​ ​ ​‍ ‌‍‍‌‌‍ ‍‌ ‌​‌‍‌‌‌‍ ‍‌ ‌​​‍ ‌‍‌‌‌‍‌​‌‍‍‌‌ ‌​​‍ ‌‍ ‌‌‍ ‌‍‌​‌‍‌‌​ ‌‌ ​​‌ ​‍‌‍‌‌‌ ​ ‌‍‌‌‌‍ ‍‌ ‌​‌‍​‌‌ ‌​‌‍‍‌‌‍ ‌‍ ‍​ ‍ ‌‍‍‌‌‍‌​​ ‌​ ‌​‌‍‌‍​ ‌‍​ ‍‌​ ‌‌​ ​‌​ ‍​‌‍‌‍​‍ ‌​ ​ ​ ‌‍​ ​​​ ​ ​‍ ‌​ ‌​​ ‍​‌‍‌​​ ‌‍​‍ ‌​ ‍​‌‍​‍‌‍‌‍​ ‍​​‍ ‌​ ‍​​ ​​​ ​ ​ ‌‌​ ‌ ‌‍‌​​ ​​‌‍​‌​ ‌​​ ‍‌‌‍‌‍​ ‌‌​ ‍ ‌ ‌​‌ ‍‌‌ ​​‌‍‌‌​ ‌‌ ​​‌ ​‍‌‍ ‌‍‌ ‌ ​‍‌‍​‌‌‍ ‌​ ‍ ‌ ​​‌‍​‌‌ ‌​‌‍‍​​ ‌‌‍​ ‌‍ ‌‍ ‍‌ ‌​‌‍‌‌‌‍ ‍‌ ‌​‌‌​ ‌‍‌‌‌‍​ ‌ ‌​‌‍‍‌‌‍ ‌‍ ‍‌ ​ ​‍‌‌​ ‌‌‌​​‍‌‌ ‌‍‍ ‌‍‌‌‌ ‍‌​‍‌‌​ ​ ‌​‌​​‍‌‌​ ​ ‌​‌​​‍‌‌​ ​‍​ ​‍‌‍​‌‌‍​‍‌‍​‌‌‍​‌‌‍​‍‌‍‌‌​ ‌‍‌‍​‌​ ​‌‌‍‌‌​ ​‌‌‍‌‌​‍‌‌​ ​‍​ ​‍​‍‌‌​ ‌‌‌​‌​​‍ ‍‌‍​ ‌‍ ‌‍ ‍‌ ‌​‌‍‌‌‌‍ ‍‌ ‌​​‍‌‌​ ‌‌‌​​‍‌‌ ‌‍‍ ‌‍‌‌‌ ‍‌​‍‌‌​ ​ ‌​‌​​‍‌‌​ ​ ‌​‌​​‍‌‌​ ​‍​ ​‍‌‍‌​​ ‍‌​ ‍​‌‍​‌​ ‌ ​ ‌​​ ​‌‌‍​ ​ ​‌​ ​ ‌‍‌‌​ ‌‍​‍‌‌​ ​‍​ ​‍​‍‌‌​ ‌‌‌​‌​​‍ ‍‌‍​ ‌‍‍​‌‍‍‌‌‍ ​‌‍‌​‌ ​‍‌‍‌‌‌‍ ‍​‍‌‌​ ‌‌‌​​‍‌‌ ‌‍‍ ‌‍‌‌‌ ‍‌​‍‌‌​ ​ ‌​‌​​‍‌‌​ ​ ‌​‌​​‍‌‌​ ​‍​ ​‍​ ‍‌​ ​ ​ ​ ​ ​​‌‍​ ​ ‌‌​ ‍​​ ​‌‌‍‌‍​ ‌ ​ ‌‍​ ‌‍​‍‌‌​ ​‍​ ​‍​‍‌‌​ ‌‌‌​‌​​‍ ‍‌ ‌​‌‍‌‌‌ ‍​‌ ‌​​ ‌‍​‍‌‍​‌‌ ​ ‌‍‌‌‌‌‌‌‌ ​‍‌‍ ​​ ‌‌‍‍​‌ ‌​‌ ‌​‌ ​​​‍‌‌​ ​ ‌​​‌​‍‌‌​ ​‍‌​‌‍​‍‌‌​ ​‍‌​‌‍‌‍ ​‌‍ ‌‍​ ‌‍​‌‌‍ ​‌‍‍​‌‍ ‌ ​ ‌ ‌​​‍‌‌​ ​ ‌​​‌​ ​ ​ ​ ​ ​ ​ ​ ​‍‌‍‌‍‍‌‌‍‌​​ ‌​ ‌​‌‍‌‍​ ‌‍​ ‍‌​ ‌‌​ ​‌​ ‍​‌‍‌‍​‍ ‌​ ​ ​ ‌‍​ ​​​ ​ ​‍ ‌​ ‌​​ ‍​‌‍‌​​ ‌‍​‍ ‌​ ‍​‌‍​‍‌‍‌‍​ ‍​​‍ ‌​ ‍​​ ​​​ ​ ​ ‌‌​ ‌ ‌‍‌​​ ​​‌‍​‌​ ‌​​ ‍‌‌‍‌‍​ ‌‌​‍‌‍‌ ‌​‌ ‍‌‌ ​​‌‍‌‌​ ‌‌ ​​‌ ​‍‌‍ ‌‍‌ ‌ ​‍‌‍​‌‌‍ ‌​‍‌‍‌ ​​‌‍​‌‌ ‌​‌‍‍​​ ‌‌‍​ ‌‍ ‌‍ ‍‌ ‌​‌‍‌‌‌‍ ‍‌ ‌​‌‌​ ‌‍‌‌‌‍​ ‌ ‌​‌‍‍‌‌‍ ‌‍ ‍‌ ​ ​‍‌‌​ ‌‌‌​​‍‌‌ ‌‍‍ ‌‍‌‌‌ ‍‌​‍‌‌​ ​ ‌​‌​​‍‌‌​ ​ ‌​‌​​‍‌‌​ ​‍​ ​‍‌‍​‌‌‍​‍‌‍​‌‌‍​‌‌‍​‍‌‍‌‌​ ‌‍‌‍​‌​ ​‌‌‍‌‌​ ​‌‌‍‌‌​‍‌‌​ ​‍​ ​‍​‍‌‌​ ‌‌‌​‌​​‍ ‍‌‍​ ‌‍ ‌‍ ‍‌ ‌​‌‍‌‌‌‍ ‍‌ ‌​​‍‌‌​ ‌‌‌​​‍‌‌ ‌‍‍ ‌‍‌‌‌ ‍‌​‍‌‌​ ​ ‌​‌​​‍‌‌​ ​ ‌​‌​​‍‌‌​ ​‍​ ​‍‌‍‌​​ ‍‌​ ‍​‌‍​‌​ ‌ ​ ‌​​ ​‌‌‍​ ​ ​‌​ ​ ‌‍‌‌​ ‌‍​‍‌‌​ ​‍​ ​‍​‍‌‌​ ‌‌‌​‌​​‍ ‍‌‍​ ‌‍‍​‌‍‍‌‌‍ ​‌‍‌​‌ ​‍‌‍‌‌‌‍ ‍​‍‌‌​ ‌‌‌​​‍‌‌ ‌‍‍ ‌‍‌‌‌ ‍‌​‍‌‌​ ​ ‌​‌​​‍‌‌​ ​ ‌​‌​​‍‌‌​ ​‍​ ​‍​ ‍‌​ ​ ​ ​ ​ ​​‌‍​ ​ ‌‌​ ‍​​ ​‌‌‍‌‍​ ‌ ​ ‌‍​ ‌‍​‍‌‌​ ​‍​ ​‍​‍‌‌​ ‌‌‌​‌​​‍ ‍‌ ‌​‌‍‌‌‌ ‍​‌ ‌​​‍‌‍‌ ​​‌‍‌‌‌ ​‍‌ ​ ‌ ​​‌‍‌‌‌‍​ ‌ ‌​‌‍‍‌‌ ‌‍‌‍‌‌​ ‌‌ ​​‌ ‌‌‌‍​‍‌‍ ​‌‍‍‌‌ ​ ‌‍‍​‌‍‌‌‌‍‌​​‍​‍‌ ‌
Public Service Electric & Gas (PSEG)​​​​‌ ‍ ​‍​‍‌‍ ‌ ​‍‌‍‍‌‌‍‌ ‌‍‍‌‌‍ ‍​‍​‍​ ‍‍​‍​‍‌ ​ ‌‍​‌‌‍ ‍‌‍‍‌‌ ‌​‌ ‍‌​‍ ‍‌‍‍‌‌‍ ​‍​‍​‍ ​​‍​‍‌‍‍​‌ ​‍‌‍‌‌‌‍‌‍​‍​‍​ ‍‍​‍​‍‌‍‍​‌ ‌​‌ ‌​‌ ​​​ ‍‍​‍ ​‍ ‌‍ ​‌‍ ‌‍​ ‌‍​‌‌‍ ​‌‍‍​‌‍ ‌ ​ ‌ ‌​​ ‍‍​ ​ ​ ​ ​ ​ ​ ​ ​‍ ‌‍‍‌‌‍ ‍‌ ‌​‌‍‌‌‌‍ ‍‌ ‌​​‍ ‌‍‌‌‌‍‌​‌‍‍‌‌ ‌​​‍ ‌‍ ‌‌‍ ‌‍‌​‌‍‌‌​ ‌‌ ​​‌ ​‍‌‍‌‌‌ ​ ‌‍‌‌‌‍ ‍‌ ‌​‌‍​‌‌ ‌​‌‍‍‌‌‍ ‌‍ ‍​ ‍ ‌‍‍‌‌‍‌​​ ‌​ ‌​‌‍‌‍​ ‌‍​ ‍‌​ ‌‌​ ​‌​ ‍​‌‍‌‍​‍ ‌​ ​ ​ ‌‍​ ​​​ ​ ​‍ ‌​ ‌​​ ‍​‌‍‌​​ ‌‍​‍ ‌​ ‍​‌‍​‍‌‍‌‍​ ‍​​‍ ‌​ ‍​​ ​​​ ​ ​ ‌‌​ ‌ ‌‍‌​​ ​​‌‍​‌​ ‌​​ ‍‌‌‍‌‍​ ‌‌​ ‍ ‌ ‌​‌ ‍‌‌ ​​‌‍‌‌​ ‌‌ ​​‌ ​‍‌‍ ‌‍‌ ‌ ​‍‌‍​‌‌‍ ‌​ ‍ ‌ ​​‌‍​‌‌ ‌​‌‍‍​​ ‌‌‍​ ‌‍ ‌‍ ‍‌ ‌​‌‍‌‌‌‍ ‍‌ ‌​‌‌​ ‌‍‌‌‌‍​ ‌ ‌​‌‍‍‌‌‍ ‌‍ ‍‌ ​ ​‍‌‌​ ‌‌‌​​‍‌‌ ‌‍‍ ‌‍‌‌‌ ‍‌​‍‌‌​ ​ ‌​‌​​‍‌‌​ ​ ‌​‌​​‍‌‌​ ​‍​ ​‍‌‍​‌‌‍​‍‌‍​‌‌‍​‌‌‍​‍‌‍‌‌​ ‌‍‌‍​‌​ ​‌‌‍‌‌​ ​‌‌‍‌‌​‍‌‌​ ​‍​ ​‍​‍‌‌​ ‌‌‌​‌​​‍ ‍‌‍​ ‌‍ ‌‍ ‍‌ ‌​‌‍‌‌‌‍ ‍‌ ‌​​‍‌‌​ ‌‌‌​​‍‌‌ ‌‍‍ ‌‍‌‌‌ ‍‌​‍‌‌​ ​ ‌​‌​​‍‌‌​ ​ ‌​‌​​‍‌‌​ ​‍​ ​‍​ ‌ ​ ‌‌​ ‌​​ ‍​​ ‌‌‌‍​‌‌‍​‍​ ​‌​ ​‍​ ‍​‌‍​‍​ ​‌​‍‌‌​ ​‍​ ​‍​‍‌‌​ ‌‌‌​‌​​‍ ‍‌‍​ ‌‍‍​‌‍‍‌‌‍ ​‌‍‌​‌ ​‍‌‍‌‌‌‍ ‍​‍‌‌​ ‌‌‌​​‍‌‌ ‌‍‍ ‌‍‌‌‌ ‍‌​‍‌‌​ ​ ‌​‌​​‍‌‌​ ​ ‌​‌​​‍‌‌​ ​‍​ ​‍​ ‍‌​ ​ ​ ​ ​ ​​‌‍​ ​ ‌‌​ ‍​​ ​‌‌‍‌‍​ ‌ ​ ‌‍​ ‌‍​‍‌‌​ ​‍​ ​‍​‍‌‌​ ‌‌‌​‌​​‍ ‍‌ ‌​‌‍‌‌‌ ‍​‌ ‌​​ ‌‍​‍‌‍​‌‌ ​ ‌‍‌‌‌‌‌‌‌ ​‍‌‍ ​​ ‌‌‍‍​‌ ‌​‌ ‌​‌ ​​​‍‌‌​ ​ ‌​​‌​‍‌‌​ ​‍‌​‌‍​‍‌‌​ ​‍‌​‌‍‌‍ ​‌‍ ‌‍​ ‌‍​‌‌‍ ​‌‍‍​‌‍ ‌ ​ ‌ ‌​​‍‌‌​ ​ ‌​​‌​ ​ ​ ​ ​ ​ ​ ​ ​‍‌‍‌‍‍‌‌‍‌​​ ‌​ ‌​‌‍‌‍​ ‌‍​ ‍‌​ ‌‌​ ​‌​ ‍​‌‍‌‍​‍ ‌​ ​ ​ ‌‍​ ​​​ ​ ​‍ ‌​ ‌​​ ‍​‌‍‌​​ ‌‍​‍ ‌​ ‍​‌‍​‍‌‍‌‍​ ‍​​‍ ‌​ ‍​​ ​​​ ​ ​ ‌‌​ ‌ ‌‍‌​​ ​​‌‍​‌​ ‌​​ ‍‌‌‍‌‍​ ‌‌​‍‌‍‌ ‌​‌ ‍‌‌ ​​‌‍‌‌​ ‌‌ ​​‌ ​‍‌‍ ‌‍‌ ‌ ​‍‌‍​‌‌‍ ‌​‍‌‍‌ ​​‌‍​‌‌ ‌​‌‍‍​​ ‌‌‍​ ‌‍ ‌‍ ‍‌ ‌​‌‍‌‌‌‍ ‍‌ ‌​‌‌​ ‌‍‌‌‌‍​ ‌ ‌​‌‍‍‌‌‍ ‌‍ ‍‌ ​ ​‍‌‌​ ‌‌‌​​‍‌‌ ‌‍‍ ‌‍‌‌‌ ‍‌​‍‌‌​ ​ ‌​‌​​‍‌‌​ ​ ‌​‌​​‍‌‌​ ​‍​ ​‍‌‍​‌‌‍​‍‌‍​‌‌‍​‌‌‍​‍‌‍‌‌​ ‌‍‌‍​‌​ ​‌‌‍‌‌​ ​‌‌‍‌‌​‍‌‌​ ​‍​ ​‍​‍‌‌​ ‌‌‌​‌​​‍ ‍‌‍​ ‌‍ ‌‍ ‍‌ ‌​‌‍‌‌‌‍ ‍‌ ‌​​‍‌‌​ ‌‌‌​​‍‌‌ ‌‍‍ ‌‍‌‌‌ ‍‌​‍‌‌​ ​ ‌​‌​​‍‌‌​ ​ ‌​‌​​‍‌‌​ ​‍​ ​‍​ ‌ ​ ‌‌​ ‌​​ ‍​​ ‌‌‌‍​‌‌‍​‍​ ​‌​ ​‍​ ‍​‌‍​‍​ ​‌​‍‌‌​ ​‍​ ​‍​‍‌‌​ ‌‌‌​‌​​‍ ‍‌‍​ ‌‍‍​‌‍‍‌‌‍ ​‌‍‌​‌ ​‍‌‍‌‌‌‍ ‍​‍‌‌​ ‌‌‌​​‍‌‌ ‌‍‍ ‌‍‌‌‌ ‍‌​‍‌‌​ ​ ‌​‌​​‍‌‌​ ​ ‌​‌​​‍‌‌​ ​‍​ ​‍​ ‍‌​ ​ ​ ​ ​ ​​‌‍​ ​ ‌‌​ ‍​​ ​‌‌‍‌‍​ ‌ ​ ‌‍​ ‌‍​‍‌‌​ ​‍​ ​‍​‍‌‌​ ‌‌‌​‌​​‍ ‍‌ ‌​‌‍‌‌‌ ‍​‌ ‌​​‍‌‍‌ ​​‌‍‌‌‌ ​‍‌ ​ ‌ ​​‌‍‌‌‌‍​ ‌ ‌​‌‍‍‌‌ ‌‍‌‍‌‌​ ‌‌ ​​‌ ‌‌‌‍​‍‌‍ ​‌‍‍‌‌ ​ ‌‍‍​‌‍‌‌‌‍‌​​‍​‍‌ ‌
New Jersey Department of Environmental Protection (NJ
DEP)​​​​‌ ‍ ​‍​‍‌‍ ‌ ​‍‌‍‍‌‌‍‌ ‌‍‍‌‌‍ ‍​‍​‍​ ‍‍​‍​‍‌ ​ ‌‍​‌‌‍ ‍‌‍‍‌‌ ‌​‌ ‍‌​‍ ‍‌‍‍‌‌‍ ​‍​‍​‍ ​​‍​‍‌‍‍​‌ ​‍‌‍‌‌‌‍‌‍​‍​‍​ ‍‍​‍​‍‌‍‍​‌ ‌​‌ ‌​‌ ​​​ ‍‍​‍ ​‍ ‌‍ ​‌‍ ‌‍​ ‌‍​‌‌‍ ​‌‍‍​‌‍ ‌ ​ ‌ ‌​​ ‍‍​ ​ ​ ​ ​ ​ ​ ​ ​‍ ‌‍‍‌‌‍ ‍‌ ‌​‌‍‌‌‌‍ ‍‌ ‌​​‍ ‌‍‌‌‌‍‌​‌‍‍‌‌ ‌​​‍ ‌‍ ‌‌‍ ‌‍‌​‌‍‌‌​ ‌‌ ​​‌ ​‍‌‍‌‌‌ ​ ‌‍‌‌‌‍ ‍‌ ‌​‌‍​‌‌ ‌​‌‍‍‌‌‍ ‌‍ ‍​ ‍ ‌‍‍‌‌‍‌​​ ‌​ ‌​‌‍‌‍​ ‌‍​ ‍‌​ ‌‌​ ​‌​ ‍​‌‍‌‍​‍ ‌​ ​ ​ ‌‍​ ​​​ ​ ​‍ ‌​ ‌​​ ‍​‌‍‌​​ ‌‍​‍ ‌​ ‍​‌‍​‍‌‍‌‍​ ‍​​‍ ‌​ ‍​​ ​​​ ​ ​ ‌‌​ ‌ ‌‍‌​​ ​​‌‍​‌​ ‌​​ ‍‌‌‍‌‍​ ‌‌​ ‍ ‌ ‌​‌ ‍‌‌ ​​‌‍‌‌​ ‌‌ ​​‌ ​‍‌‍ ‌‍‌ ‌ ​‍‌‍​‌‌‍ ‌​ ‍ ‌ ​​‌‍​‌‌ ‌​‌‍‍​​ ‌‌‍​ ‌‍ ‌‍ ‍‌ ‌​‌‍‌‌‌‍ ‍‌ ‌​‌‌​ ‌‍‌‌‌‍​ ‌ ‌​‌‍‍‌‌‍ ‌‍ ‍‌ ​ ​‍‌‌​ ‌‌‌​​‍‌‌ ‌‍‍ ‌‍‌‌‌ ‍‌​‍‌‌​ ​ ‌​‌​​‍‌‌​ ​ ‌​‌​​‍‌‌​ ​‍​ ​‍‌‍​‌‌‍​‍‌‍​‌‌‍​‌‌‍​‍‌‍‌‌​ ‌‍‌‍​‌​ ​‌‌‍‌‌​ ​‌‌‍‌‌​‍‌‌​ ​‍​ ​‍​‍‌‌​ ‌‌‌​‌​​‍ ‍‌‍​ ‌‍ ‌‍ ‍‌ ‌​‌‍‌‌‌‍ ‍‌ ‌​​‍‌‌​ ‌‌‌​​‍‌‌ ‌‍‍ ‌‍‌‌‌ ‍‌​‍‌‌​ ​ ‌​‌​​‍‌‌​ ​ ‌​‌​​‍‌‌​ ​‍​ ​‍​ ‌‍​ ‌​​ ​‍​ ‌‌​ ‌ ‌‍​ ‌‍‌​​ ​‍‌‍‌‌‌‍​‌‌‍​‍​ ‌​​‍‌‌​ ​‍​ ​‍​‍‌‌​ ‌‌‌​‌​​‍ ‍‌‍​ ‌‍‍​‌‍‍‌‌‍ ​‌‍‌​‌ ​‍‌‍‌‌‌‍ ‍​‍‌‌​ ‌‌‌​​‍‌‌ ‌‍‍ ‌‍‌‌‌ ‍‌​‍‌‌​ ​ ‌​‌​​‍‌‌​ ​ ‌​‌​​‍‌‌​ ​‍​ ​‍​ ‍‌​ ​ ​ ​ ​ ​​‌‍​ ​ ‌‌​ ‍​​ ​‌‌‍‌‍​ ‌ ​ ‌‍​ ‌‍​‍‌‌​ ​‍​ ​‍​‍‌‌​ ‌‌‌​‌​​‍ ‍‌ ‌​‌‍‌‌‌ ‍​‌ ‌​​ ‌‍​‍‌‍​‌‌ ​ ‌‍‌‌‌‌‌‌‌ ​‍‌‍ ​​ ‌‌‍‍​‌ ‌​‌ ‌​‌ ​​​‍‌‌​ ​ ‌​​‌​‍‌‌​ ​‍‌​‌‍​‍‌‌​ ​‍‌​‌‍‌‍ ​‌‍ ‌‍​ ‌‍​‌‌‍ ​‌‍‍​‌‍ ‌ ​ ‌ ‌​​‍‌‌​ ​ ‌​​‌​ ​ ​ ​ ​ ​ ​ ​ ​‍‌‍‌‍‍‌‌‍‌​​ ‌​ ‌​‌‍‌‍​ ‌‍​ ‍‌​ ‌‌​ ​‌​ ‍​‌‍‌‍​‍ ‌​ ​ ​ ‌‍​ ​​​ ​ ​‍ ‌​ ‌​​ ‍​‌‍‌​​ ‌‍​‍ ‌​ ‍​‌‍​‍‌‍‌‍​ ‍​​‍ ‌​ ‍​​ ​​​ ​ ​ ‌‌​ ‌ ‌‍‌​​ ​​‌‍​‌​ ‌​​ ‍‌‌‍‌‍​ ‌‌​‍‌‍‌ ‌​‌ ‍‌‌ ​​‌‍‌‌​ ‌‌ ​​‌ ​‍‌‍ ‌‍‌ ‌ ​‍‌‍​‌‌‍ ‌​‍‌‍‌ ​​‌‍​‌‌ ‌​‌‍‍​​ ‌‌‍​ ‌‍ ‌‍ ‍‌ ‌​‌‍‌‌‌‍ ‍‌ ‌​‌‌​ ‌‍‌‌‌‍​ ‌ ‌​‌‍‍‌‌‍ ‌‍ ‍‌ ​ ​‍‌‌​ ‌‌‌​​‍‌‌ ‌‍‍ ‌‍‌‌‌ ‍‌​‍‌‌​ ​ ‌​‌​​‍‌‌​ ​ ‌​‌​​‍‌‌​ ​‍​ ​‍‌‍​‌‌‍​‍‌‍​‌‌‍​‌‌‍​‍‌‍‌‌​ ‌‍‌‍​‌​ ​‌‌‍‌‌​ ​‌‌‍‌‌​‍‌‌​ ​‍​ ​‍​‍‌‌​ ‌‌‌​‌​​‍ ‍‌‍​ ‌‍ ‌‍ ‍‌ ‌​‌‍‌‌‌‍ ‍‌ ‌​​‍‌‌​ ‌‌‌​​‍‌‌ ‌‍‍ ‌‍‌‌‌ ‍‌​‍‌‌​ ​ ‌​‌​​‍‌‌​ ​ ‌​‌​​‍‌‌​ ​‍​ ​‍​ ‌‍​ ‌​​ ​‍​ ‌‌​ ‌ ‌‍​ ‌‍‌​​ ​‍‌‍‌‌‌‍​‌‌‍​‍​ ‌​​‍‌‌​ ​‍​ ​‍​‍‌‌​ ‌‌‌​‌​​‍ ‍‌‍​ ‌‍‍​‌‍‍‌‌‍ ​‌‍‌​‌ ​‍‌‍‌‌‌‍ ‍​‍‌‌​ ‌‌‌​​‍‌‌ ‌‍‍ ‌‍‌‌‌ ‍‌​‍‌‌​ ​ ‌​‌​​‍‌‌​ ​ ‌​‌​​‍‌‌​ ​‍​ ​‍​ ‍‌​ ​ ​ ​ ​ ​​‌‍​ ​ ‌‌​ ‍​​ ​‌‌‍‌‍​ ‌ ​ ‌‍​ ‌‍​‍‌‌​ ​‍​ ​‍​‍‌‌​ ‌‌‌​‌​​‍ ‍‌ ‌​‌‍‌‌‌ ‍​‌ ‌​​‍‌‍‌ ​​‌‍‌‌‌ ​‍‌ ​ ‌ ​​‌‍‌‌‌‍​ ‌ ‌​‌‍‍‌‌ ‌‍‌‍‌‌​ ‌‌ ​​‌ ‌‌‌‍​‍‌‍ ​‌‍‍‌‌ ​ ‌‍‍​‌‍‌‌‌‍‌​​‍​‍‌ ‌
Mid-Atlantic Solar & Storage Industries Association (MSSIA)​​​​‌ ‍ ​‍​‍‌‍ ‌ ​‍‌‍‍‌‌‍‌ ‌‍‍‌‌‍ ‍​‍​‍​ ‍‍​‍​‍‌ ​ ‌‍​‌‌‍ ‍‌‍‍‌‌ ‌​‌ ‍‌​‍ ‍‌‍‍‌‌‍ ​‍​‍​‍ ​​‍​‍‌‍‍​‌ ​‍‌‍‌‌‌‍‌‍​‍​‍​ ‍‍​‍​‍‌‍‍​‌ ‌​‌ ‌​‌ ​​​ ‍‍​‍ ​‍ ‌‍ ​‌‍ ‌‍​ ‌‍​‌‌‍ ​‌‍‍​‌‍ ‌ ​ ‌ ‌​​ ‍‍​ ​ ​ ​ ​ ​ ​ ​ ​‍ ‌‍‍‌‌‍ ‍‌ ‌​‌‍‌‌‌‍ ‍‌ ‌​​‍ ‌‍‌‌‌‍‌​‌‍‍‌‌ ‌​​‍ ‌‍ ‌‌‍ ‌‍‌​‌‍‌‌​ ‌‌ ​​‌ ​‍‌‍‌‌‌ ​ ‌‍‌‌‌‍ ‍‌ ‌​‌‍​‌‌ ‌​‌‍‍‌‌‍ ‌‍ ‍​ ‍ ‌‍‍‌‌‍‌​​ ‌​ ‌​‌‍‌‍​ ‌‍​ ‍‌​ ‌‌​ ​‌​ ‍​‌‍‌‍​‍ ‌​ ​ ​ ‌‍​ ​​​ ​ ​‍ ‌​ ‌​​ ‍​‌‍‌​​ ‌‍​‍ ‌​ ‍​‌‍​‍‌‍‌‍​ ‍​​‍ ‌​ ‍​​ ​​​ ​ ​ ‌‌​ ‌ ‌‍‌​​ ​​‌‍​‌​ ‌​​ ‍‌‌‍‌‍​ ‌‌​ ‍ ‌ ‌​‌ ‍‌‌ ​​‌‍‌‌​ ‌‌ ​​‌ ​‍‌‍ ‌‍‌ ‌ ​‍‌‍​‌‌‍ ‌​ ‍ ‌ ​​‌‍​‌‌ ‌​‌‍‍​​ ‌‌‍​ ‌‍ ‌‍ ‍‌ ‌​‌‍‌‌‌‍ ‍‌ ‌​‌‌​ ‌‍‌‌‌‍​ ‌ ‌​‌‍‍‌‌‍ ‌‍ ‍‌ ​ ​‍‌‌​ ‌‌‌​​‍‌‌ ‌‍‍ ‌‍‌‌‌ ‍‌​‍‌‌​ ​ ‌​‌​​‍‌‌​ ​ ‌​‌​​‍‌‌​ ​‍​ ​‍‌‍​‌‌‍​‍‌‍​‌‌‍​‌‌‍​‍‌‍‌‌​ ‌‍‌‍​‌​ ​‌‌‍‌‌​ ​‌‌‍‌‌​‍‌‌​ ​‍​ ​‍​‍‌‌​ ‌‌‌​‌​​‍ ‍‌‍​ ‌‍ ‌‍ ‍‌ ‌​‌‍‌‌‌‍ ‍‌ ‌​​‍‌‌​ ‌‌‌​​‍‌‌ ‌‍‍ ‌‍‌‌‌ ‍‌​‍‌‌​ ​ ‌​‌​​‍‌‌​ ​ ‌​‌​​‍‌‌​ ​‍​ ​‍​ ‍‌‌‍‌‌​ ‌‍​ ​ ​ ​‍​ ‌‍​ ​​​ ​‌​ ​ ‌‍‌‍​ ‍​​ ‍‌​‍‌‌​ ​‍​ ​‍​‍‌‌​ ‌‌‌​‌​​‍ ‍‌‍​ ‌‍‍​‌‍‍‌‌‍ ​‌‍‌​‌ ​‍‌‍‌‌‌‍ ‍​‍‌‌​ ‌‌‌​​‍‌‌ ‌‍‍ ‌‍‌‌‌ ‍‌​‍‌‌​ ​ ‌​‌​​‍‌‌​ ​ ‌​‌​​‍‌‌​ ​‍​ ​‍​ ‍‌​ ​ ​ ​ ​ ​​‌‍​ ​ ‌‌​ ‍​​ ​‌‌‍‌‍​ ‌ ​ ‌‍​ ‌‍​‍‌‌​ ​‍​ ​‍​‍‌‌​ ‌‌‌​‌​​‍ ‍‌ ‌​‌‍‌‌‌ ‍​‌ ‌​​ ‌‍​‍‌‍​‌‌ ​ ‌‍‌‌‌‌‌‌‌ ​‍‌‍ ​​ ‌‌‍‍​‌ ‌​‌ ‌​‌ ​​​‍‌‌​ ​ ‌​​‌​‍‌‌​ ​‍‌​‌‍​‍‌‌​ ​‍‌​‌‍‌‍ ​‌‍ ‌‍​ ‌‍​‌‌‍ ​‌‍‍​‌‍ ‌ ​ ‌ ‌​​‍‌‌​ ​ ‌​​‌​ ​ ​ ​ ​ ​ ​ ​ ​‍‌‍‌‍‍‌‌‍‌​​ ‌​ ‌​‌‍‌‍​ ‌‍​ ‍‌​ ‌‌​ ​‌​ ‍​‌‍‌‍​‍ ‌​ ​ ​ ‌‍​ ​​​ ​ ​‍ ‌​ ‌​​ ‍​‌‍‌​​ ‌‍​‍ ‌​ ‍​‌‍​‍‌‍‌‍​ ‍​​‍ ‌​ ‍​​ ​​​ ​ ​ ‌‌​ ‌ ‌‍‌​​ ​​‌‍​‌​ ‌​​ ‍‌‌‍‌‍​ ‌‌​‍‌‍‌ ‌​‌ ‍‌‌ ​​‌‍‌‌​ ‌‌ ​​‌ ​‍‌‍ ‌‍‌ ‌ ​‍‌‍​‌‌‍ ‌​‍‌‍‌ ​​‌‍​‌‌ ‌​‌‍‍​​ ‌‌‍​ ‌‍ ‌‍ ‍‌ ‌​‌‍‌‌‌‍ ‍‌ ‌​‌‌​ ‌‍‌‌‌‍​ ‌ ‌​‌‍‍‌‌‍ ‌‍ ‍‌ ​ ​‍‌‌​ ‌‌‌​​‍‌‌ ‌‍‍ ‌‍‌‌‌ ‍‌​‍‌‌​ ​ ‌​‌​​‍‌‌​ ​ ‌​‌​​‍‌‌​ ​‍​ ​‍‌‍​‌‌‍​‍‌‍​‌‌‍​‌‌‍​‍‌‍‌‌​ ‌‍‌‍​‌​ ​‌‌‍‌‌​ ​‌‌‍‌‌​‍‌‌​ ​‍​ ​‍​‍‌‌​ ‌‌‌​‌​​‍ ‍‌‍​ ‌‍ ‌‍ ‍‌ ‌​‌‍‌‌‌‍ ‍‌ ‌​​‍‌‌​ ‌‌‌​​‍‌‌ ‌‍‍ ‌‍‌‌‌ ‍‌​‍‌‌​ ​ ‌​‌​​‍‌‌​ ​ ‌​‌​​‍‌‌​ ​‍​ ​‍​ ‍‌‌‍‌‌​ ‌‍​ ​ ​ ​‍​ ‌‍​ ​​​ ​‌​ ​ ‌‍‌‍​ ‍​​ ‍‌​‍‌‌​ ​‍​ ​‍​‍‌‌​ ‌‌‌​‌​​‍ ‍‌‍​ ‌‍‍​‌‍‍‌‌‍ ​‌‍‌​‌ ​‍‌‍‌‌‌‍ ‍​‍‌‌​ ‌‌‌​​‍‌‌ ‌‍‍ ‌‍‌‌‌ ‍‌​‍‌‌​ ​ ‌​‌​​‍‌‌​ ​ ‌​‌​​‍‌‌​ ​‍​ ​‍​ ‍‌​ ​ ​ ​ ​ ​​‌‍​ ​ ‌‌​ ‍​​ ​‌‌‍‌‍​ ‌ ​ ‌‍​ ‌‍​‍‌‌​ ​‍​ ​‍​‍‌‌​ ‌‌‌​‌​​‍ ‍‌ ‌​‌‍‌‌‌ ‍​‌ ‌​​‍‌‍‌ ​​‌‍‌‌‌ ​‍‌ ​ ‌ ​​‌‍‌‌‌‍​ ‌ ‌​‌‍‍‌‌ ‌‍‌‍‌‌​ ‌‌ ​​‌ ‌‌‌‍​‍‌‍ ​‌‍‍‌‌ ​ ‌‍‍​‌‍‌‌‌‍‌​​‍​‍‌ ‌
Lawrence Berkeley Lab​​​​‌ ‍ ​‍​‍‌‍ ‌ ​‍‌‍‍‌‌‍‌ ‌‍‍‌‌‍ ‍​‍​‍​ ‍‍​‍​‍‌ ​ ‌‍​‌‌‍ ‍‌‍‍‌‌ ‌​‌ ‍‌​‍ ‍‌‍‍‌‌‍ ​‍​‍​‍ ​​‍​‍‌‍‍​‌ ​‍‌‍‌‌‌‍‌‍​‍​‍​ ‍‍​‍​‍‌‍‍​‌ ‌​‌ ‌​‌ ​​​ ‍‍​‍ ​‍ ‌‍ ​‌‍ ‌‍​ ‌‍​‌‌‍ ​‌‍‍​‌‍ ‌ ​ ‌ ‌​​ ‍‍​ ​ ​ ​ ​ ​ ​ ​ ​‍ ‌‍‍‌‌‍ ‍‌ ‌​‌‍‌‌‌‍ ‍‌ ‌​​‍ ‌‍‌‌‌‍‌​‌‍‍‌‌ ‌​​‍ ‌‍ ‌‌‍ ‌‍‌​‌‍‌‌​ ‌‌ ​​‌ ​‍‌‍‌‌‌ ​ ‌‍‌‌‌‍ ‍‌ ‌​‌‍​‌‌ ‌​‌‍‍‌‌‍ ‌‍ ‍​ ‍ ‌‍‍‌‌‍‌​​ ‌​ ‌​‌‍‌‍​ ‌‍​ ‍‌​ ‌‌​ ​‌​ ‍​‌‍‌‍​‍ ‌​ ​ ​ ‌‍​ ​​​ ​ ​‍ ‌​ ‌​​ ‍​‌‍‌​​ ‌‍​‍ ‌​ ‍​‌‍​‍‌‍‌‍​ ‍​​‍ ‌​ ‍​​ ​​​ ​ ​ ‌‌​ ‌ ‌‍‌​​ ​​‌‍​‌​ ‌​​ ‍‌‌‍‌‍​ ‌‌​ ‍ ‌ ‌​‌ ‍‌‌ ​​‌‍‌‌​ ‌‌ ​​‌ ​‍‌‍ ‌‍‌ ‌ ​‍‌‍​‌‌‍ ‌​ ‍ ‌ ​​‌‍​‌‌ ‌​‌‍‍​​ ‌‌‍​ ‌‍ ‌‍ ‍‌ ‌​‌‍‌‌‌‍ ‍‌ ‌​‌‌​ ‌‍‌‌‌‍​ ‌ ‌​‌‍‍‌‌‍ ‌‍ ‍‌ ​ ​‍‌‌​ ‌‌‌​​‍‌‌ ‌‍‍ ‌‍‌‌‌ ‍‌​‍‌‌​ ​ ‌​‌​​‍‌‌​ ​ ‌​‌​​‍‌‌​ ​‍​ ​‍‌‍​‌‌‍​‍‌‍​‌‌‍​‌‌‍​‍‌‍‌‌​ ‌‍‌‍​‌​ ​‌‌‍‌‌​ ​‌‌‍‌‌​‍‌‌​ ​‍​ ​‍​‍‌‌​ ‌‌‌​‌​​‍ ‍‌‍​ ‌‍ ‌‍ ‍‌ ‌​‌‍‌‌‌‍ ‍‌ ‌​​‍‌‌​ ‌‌‌​​‍‌‌ ‌‍‍ ‌‍‌‌‌ ‍‌​‍‌‌​ ​ ‌​‌​​‍‌‌​ ​ ‌​‌​​‍‌‌​ ​‍​ ​‍​ ‌‍‌‍​‌‌‍​‍​ ‌ ​ ‌‌​ ​ ​ ‍​​ ​‌‌‍​‍‌‍​‍​ ‌​‌‍‌​​‍‌‌​ ​‍​ ​‍​‍‌‌​ ‌‌‌​‌​​‍ ‍‌‍​ ‌‍‍​‌‍‍‌‌‍ ​‌‍‌​‌ ​‍‌‍‌‌‌‍ ‍​‍‌‌​ ‌‌‌​​‍‌‌ ‌‍‍ ‌‍‌‌‌ ‍‌​‍‌‌​ ​ ‌​‌​​‍‌‌​ ​ ‌​‌​​‍‌‌​ ​‍​ ​‍​ ‍‌​ ​ ​ ​ ​ ​​‌‍​ ​ ‌‌​ ‍​​ ​‌‌‍‌‍​ ‌ ​ ‌‍​ ‌‍​‍‌‌​ ​‍​ ​‍​‍‌‌​ ‌‌‌​‌​​‍ ‍‌ ‌​‌‍‌‌‌ ‍​‌ ‌​​ ‌‍​‍‌‍​‌‌ ​ ‌‍‌‌‌‌‌‌‌ ​‍‌‍ ​​ ‌‌‍‍​‌ ‌​‌ ‌​‌ ​​​‍‌‌​ ​ ‌​​‌​‍‌‌​ ​‍‌​‌‍​‍‌‌​ ​‍‌​‌‍‌‍ ​‌‍ ‌‍​ ‌‍​‌‌‍ ​‌‍‍​‌‍ ‌ ​ ‌ ‌​​‍‌‌​ ​ ‌​​‌​ ​ ​ ​ ​ ​ ​ ​ ​‍‌‍‌‍‍‌‌‍‌​​ ‌​ ‌​‌‍‌‍​ ‌‍​ ‍‌​ ‌‌​ ​‌​ ‍​‌‍‌‍​‍ ‌​ ​ ​ ‌‍​ ​​​ ​ ​‍ ‌​ ‌​​ ‍​‌‍‌​​ ‌‍​‍ ‌​ ‍​‌‍​‍‌‍‌‍​ ‍​​‍ ‌​ ‍​​ ​​​ ​ ​ ‌‌​ ‌ ‌‍‌​​ ​​‌‍​‌​ ‌​​ ‍‌‌‍‌‍​ ‌‌​‍‌‍‌ ‌​‌ ‍‌‌ ​​‌‍‌‌​ ‌‌ ​​‌ ​‍‌‍ ‌‍‌ ‌ ​‍‌‍​‌‌‍ ‌​‍‌‍‌ ​​‌‍​‌‌ ‌​‌‍‍​​ ‌‌‍​ ‌‍ ‌‍ ‍‌ ‌​‌‍‌‌‌‍ ‍‌ ‌​‌‌​ ‌‍‌‌‌‍​ ‌ ‌​‌‍‍‌‌‍ ‌‍ ‍‌ ​ ​‍‌‌​ ‌‌‌​​‍‌‌ ‌‍‍ ‌‍‌‌‌ ‍‌​‍‌‌​ ​ ‌​‌​​‍‌‌​ ​ ‌​‌​​‍‌‌​ ​‍​ ​‍‌‍​‌‌‍​‍‌‍​‌‌‍​‌‌‍​‍‌‍‌‌​ ‌‍‌‍​‌​ ​‌‌‍‌‌​ ​‌‌‍‌‌​‍‌‌​ ​‍​ ​‍​‍‌‌​ ‌‌‌​‌​​‍ ‍‌‍​ ‌‍ ‌‍ ‍‌ ‌​‌‍‌‌‌‍ ‍‌ ‌​​‍‌‌​ ‌‌‌​​‍‌‌ ‌‍‍ ‌‍‌‌‌ ‍‌​‍‌‌​ ​ ‌​‌​​‍‌‌​ ​ ‌​‌​​‍‌‌​ ​‍​ ​‍​ ‌‍‌‍​‌‌‍​‍​ ‌ ​ ‌‌​ ​ ​ ‍​​ ​‌‌‍​‍‌‍​‍​ ‌​‌‍‌​​‍‌‌​ ​‍​ ​‍​‍‌‌​ ‌‌‌​‌​​‍ ‍‌‍​ ‌‍‍​‌‍‍‌‌‍ ​‌‍‌​‌ ​‍‌‍‌‌‌‍ ‍​‍‌‌​ ‌‌‌​​‍‌‌ ‌‍‍ ‌‍‌‌‌ ‍‌​‍‌‌​ ​ ‌​‌​​‍‌‌​ ​ ‌​‌​​‍‌‌​ ​‍​ ​‍​ ‍‌​ ​ ​ ​ ​ ​​‌‍​ ​ ‌‌​ ‍​​ ​‌‌‍‌‍​ ‌ ​ ‌‍​ ‌‍​‍‌‌​ ​‍​ ​‍​‍‌‌​ ‌‌‌​‌​​‍ ‍‌ ‌​‌‍‌‌‌ ‍​‌ ‌​​‍‌‍‌ ​​‌‍‌‌‌ ​‍‌ ​ ‌ ​​‌‍‌‌‌‍​ ‌ ‌​‌‍‍‌‌ ‌‍‌‍‌‌​ ‌‌ ​​‌ ‌‌‌‍​‍‌‍ ​‌‍‍‌‌ ​ ‌‍‍​‌‍‌‌‌‍‌​​‍​‍‌ ‌
Jersey Central Power & Light (JCP&L)​​​​‌ ‍ ​‍​‍‌‍ ‌ ​‍‌‍‍‌‌‍‌ ‌‍‍‌‌‍ ‍​‍​‍​ ‍‍​‍​‍‌ ​ ‌‍​‌‌‍ ‍‌‍‍‌‌ ‌​‌ ‍‌​‍ ‍‌‍‍‌‌‍ ​‍​‍​‍ ​​‍​‍‌‍‍​‌ ​‍‌‍‌‌‌‍‌‍​‍​‍​ ‍‍​‍​‍‌‍‍​‌ ‌​‌ ‌​‌ ​​​ ‍‍​‍ ​‍ ‌‍ ​‌‍ ‌‍​ ‌‍​‌‌‍ ​‌‍‍​‌‍ ‌ ​ ‌ ‌​​ ‍‍​ ​ ​ ​ ​ ​ ​ ​ ​‍ ‌‍‍‌‌‍ ‍‌ ‌​‌‍‌‌‌‍ ‍‌ ‌​​‍ ‌‍‌‌‌‍‌​‌‍‍‌‌ ‌​​‍ ‌‍ ‌‌‍ ‌‍‌​‌‍‌‌​ ‌‌ ​​‌ ​‍‌‍‌‌‌ ​ ‌‍‌‌‌‍ ‍‌ ‌​‌‍​‌‌ ‌​‌‍‍‌‌‍ ‌‍ ‍​ ‍ ‌‍‍‌‌‍‌​​ ‌​ ‌​‌‍‌‍​ ‌‍​ ‍‌​ ‌‌​ ​‌​ ‍​‌‍‌‍​‍ ‌​ ​ ​ ‌‍​ ​​​ ​ ​‍ ‌​ ‌​​ ‍​‌‍‌​​ ‌‍​‍ ‌​ ‍​‌‍​‍‌‍‌‍​ ‍​​‍ ‌​ ‍​​ ​​​ ​ ​ ‌‌​ ‌ ‌‍‌​​ ​​‌‍​‌​ ‌​​ ‍‌‌‍‌‍​ ‌‌​ ‍ ‌ ‌​‌ ‍‌‌ ​​‌‍‌‌​ ‌‌ ​​‌ ​‍‌‍ ‌‍‌ ‌ ​‍‌‍​‌‌‍ ‌​ ‍ ‌ ​​‌‍​‌‌ ‌​‌‍‍​​ ‌‌‍​ ‌‍ ‌‍ ‍‌ ‌​‌‍‌‌‌‍ ‍‌ ‌​‌‌​ ‌‍‌‌‌‍​ ‌ ‌​‌‍‍‌‌‍ ‌‍ ‍‌ ​ ​‍‌‌​ ‌‌‌​​‍‌‌ ‌‍‍ ‌‍‌‌‌ ‍‌​‍‌‌​ ​ ‌​‌​​‍‌‌​ ​ ‌​‌​​‍‌‌​ ​‍​ ​‍‌‍​‌‌‍​‍‌‍​‌‌‍​‌‌‍​‍‌‍‌‌​ ‌‍‌‍​‌​ ​‌‌‍‌‌​ ​‌‌‍‌‌​‍‌‌​ ​‍​ ​‍​‍‌‌​ ‌‌‌​‌​​‍ ‍‌‍​ ‌‍ ‌‍ ‍‌ ‌​‌‍‌‌‌‍ ‍‌ ‌​​‍‌‌​ ‌‌‌​​‍‌‌ ‌‍‍ ‌‍‌‌‌ ‍‌​‍‌‌​ ​ ‌​‌​​‍‌‌​ ​ ‌​‌​​‍‌‌​ ​‍​ ​‍‌‍​ ​ ‌‍‌‍​‌‌‍‌​​ ‍‌‌‍‌‌​ ‌‌​ ‍​​ ​‍​ ​‍‌‍​‍‌‍​‍​‍‌‌​ ​‍​ ​‍​‍‌‌​ ‌‌‌​‌​​‍ ‍‌‍​ ‌‍‍​‌‍‍‌‌‍ ​‌‍‌​‌ ​‍‌‍‌‌‌‍ ‍​‍‌‌​ ‌‌‌​​‍‌‌ ‌‍‍ ‌‍‌‌‌ ‍‌​‍‌‌​ ​ ‌​‌​​‍‌‌​ ​ ‌​‌​​‍‌‌​ ​‍​ ​‍​ ‍‌​ ​ ​ ​ ​ ​​‌‍​ ​ ‌‌​ ‍​​ ​‌‌‍‌‍​ ‌ ​ ‌‍​ ‌‍​‍‌‌​ ​‍​ ​‍​‍‌‌​ ‌‌‌​‌​​‍ ‍‌ ‌​‌‍‌‌‌ ‍​‌ ‌​​ ‌‍​‍‌‍​‌‌ ​ ‌‍‌‌‌‌‌‌‌ ​‍‌‍ ​​ ‌‌‍‍​‌ ‌​‌ ‌​‌ ​​​‍‌‌​ ​ ‌​​‌​‍‌‌​ ​‍‌​‌‍​‍‌‌​ ​‍‌​‌‍‌‍ ​‌‍ ‌‍​ ‌‍​‌‌‍ ​‌‍‍​‌‍ ‌ ​ ‌ ‌​​‍‌‌​ ​ ‌​​‌​ ​ ​ ​ ​ ​ ​ ​ ​‍‌‍‌‍‍‌‌‍‌​​ ‌​ ‌​‌‍‌‍​ ‌‍​ ‍‌​ ‌‌​ ​‌​ ‍​‌‍‌‍​‍ ‌​ ​ ​ ‌‍​ ​​​ ​ ​‍ ‌​ ‌​​ ‍​‌‍‌​​ ‌‍​‍ ‌​ ‍​‌‍​‍‌‍‌‍​ ‍​​‍ ‌​ ‍​​ ​​​ ​ ​ ‌‌​ ‌ ‌‍‌​​ ​​‌‍​‌​ ‌​​ ‍‌‌‍‌‍​ ‌‌​‍‌‍‌ ‌​‌ ‍‌‌ ​​‌‍‌‌​ ‌‌ ​​‌ ​‍‌‍ ‌‍‌ ‌ ​‍‌‍​‌‌‍ ‌​‍‌‍‌ ​​‌‍​‌‌ ‌​‌‍‍​​ ‌‌‍​ ‌‍ ‌‍ ‍‌ ‌​‌‍‌‌‌‍ ‍‌ ‌​‌‌​ ‌‍‌‌‌‍​ ‌ ‌​‌‍‍‌‌‍ ‌‍ ‍‌ ​ ​‍‌‌​ ‌‌‌​​‍‌‌ ‌‍‍ ‌‍‌‌‌ ‍‌​‍‌‌​ ​ ‌​‌​​‍‌‌​ ​ ‌​‌​​‍‌‌​ ​‍​ ​‍‌‍​‌‌‍​‍‌‍​‌‌‍​‌‌‍​‍‌‍‌‌​ ‌‍‌‍​‌​ ​‌‌‍‌‌​ ​‌‌‍‌‌​‍‌‌​ ​‍​ ​‍​‍‌‌​ ‌‌‌​‌​​‍ ‍‌‍​ ‌‍ ‌‍ ‍‌ ‌​‌‍‌‌‌‍ ‍‌ ‌​​‍‌‌​ ‌‌‌​​‍‌‌ ‌‍‍ ‌‍‌‌‌ ‍‌​‍‌‌​ ​ ‌​‌​​‍‌‌​ ​ ‌​‌​​‍‌‌​ ​‍​ ​‍‌‍​ ​ ‌‍‌‍​‌‌‍‌​​ ‍‌‌‍‌‌​ ‌‌​ ‍​​ ​‍​ ​‍‌‍​‍‌‍​‍​‍‌‌​ ​‍​ ​‍​‍‌‌​ ‌‌‌​‌​​‍ ‍‌‍​ ‌‍‍​‌‍‍‌‌‍ ​‌‍‌​‌ ​‍‌‍‌‌‌‍ ‍​‍‌‌​ ‌‌‌​​‍‌‌ ‌‍‍ ‌‍‌‌‌ ‍‌​‍‌‌​ ​ ‌​‌​​‍‌‌​ ​ ‌​‌​​‍‌‌​ ​‍​ ​‍​ ‍‌​ ​ ​ ​ ​ ​​‌‍​ ​ ‌‌​ ‍​​ ​‌‌‍‌‍​ ‌ ​ ‌‍​ ‌‍​‍‌‌​ ​‍​ ​‍​‍‌‌​ ‌‌‌​‌​​‍ ‍‌ ‌​‌‍‌‌‌ ‍​‌ ‌​​‍‌‍‌ ​​‌‍‌‌‌ ​‍‌ ​ ‌ ​​‌‍‌‌‌‍​ ‌ ‌​‌‍‍‌‌ ‌‍‌‍‌‌​ ‌‌ ​​‌ ‌‌‌‍​‍‌‍ ​‌‍‍‌‌ ​ ‌‍‍​‌‍‌‌‌‍‌​​‍​‍‌ ‌
Interstate Renewable Energy Council (IREC)​​​​‌ ‍ ​‍​‍‌‍ ‌ ​‍‌‍‍‌‌‍‌ ‌‍‍‌‌‍ ‍​‍​‍​ ‍‍​‍​‍‌ ​ ‌‍​‌‌‍ ‍‌‍‍‌‌ ‌​‌ ‍‌​‍ ‍‌‍‍‌‌‍ ​‍​‍​‍ ​​‍​‍‌‍‍​‌ ​‍‌‍‌‌‌‍‌‍​‍​‍​ ‍‍​‍​‍‌‍‍​‌ ‌​‌ ‌​‌ ​​​ ‍‍​‍ ​‍ ‌‍ ​‌‍ ‌‍​ ‌‍​‌‌‍ ​‌‍‍​‌‍ ‌ ​ ‌ ‌​​ ‍‍​ ​ ​ ​ ​ ​ ​ ​ ​‍ ‌‍‍‌‌‍ ‍‌ ‌​‌‍‌‌‌‍ ‍‌ ‌​​‍ ‌‍‌‌‌‍‌​‌‍‍‌‌ ‌​​‍ ‌‍ ‌‌‍ ‌‍‌​‌‍‌‌​ ‌‌ ​​‌ ​‍‌‍‌‌‌ ​ ‌‍‌‌‌‍ ‍‌ ‌​‌‍​‌‌ ‌​‌‍‍‌‌‍ ‌‍ ‍​ ‍ ‌‍‍‌‌‍‌​​ ‌​ ‌​‌‍‌‍​ ‌‍​ ‍‌​ ‌‌​ ​‌​ ‍​‌‍‌‍​‍ ‌​ ​ ​ ‌‍​ ​​​ ​ ​‍ ‌​ ‌​​ ‍​‌‍‌​​ ‌‍​‍ ‌​ ‍​‌‍​‍‌‍‌‍​ ‍​​‍ ‌​ ‍​​ ​​​ ​ ​ ‌‌​ ‌ ‌‍‌​​ ​​‌‍​‌​ ‌​​ ‍‌‌‍‌‍​ ‌‌​ ‍ ‌ ‌​‌ ‍‌‌ ​​‌‍‌‌​ ‌‌ ​​‌ ​‍‌‍ ‌‍‌ ‌ ​‍‌‍​‌‌‍ ‌​ ‍ ‌ ​​‌‍​‌‌ ‌​‌‍‍​​ ‌‌‍​ ‌‍ ‌‍ ‍‌ ‌​‌‍‌‌‌‍ ‍‌ ‌​‌‌​ ‌‍‌‌‌‍​ ‌ ‌​‌‍‍‌‌‍ ‌‍ ‍‌ ​ ​‍‌‌​ ‌‌‌​​‍‌‌ ‌‍‍ ‌‍‌‌‌ ‍‌​‍‌‌​ ​ ‌​‌​​‍‌‌​ ​ ‌​‌​​‍‌‌​ ​‍​ ​‍‌‍​‌‌‍​‍‌‍​‌‌‍​‌‌‍​‍‌‍‌‌​ ‌‍‌‍​‌​ ​‌‌‍‌‌​ ​‌‌‍‌‌​‍‌‌​ ​‍​ ​‍​‍‌‌​ ‌‌‌​‌​​‍ ‍‌‍​ ‌‍ ‌‍ ‍‌ ‌​‌‍‌‌‌‍ ‍‌ ‌​​‍‌‌​ ‌‌‌​​‍‌‌ ‌‍‍ ‌‍‌‌‌ ‍‌​‍‌‌​ ​ ‌​‌​​‍‌‌​ ​ ‌​‌​​‍‌‌​ ​‍​ ​‍​ ​ ‌‍​ ​ ​​‌‍​‍​ ‌‌​ ​‌​ ​ ‌‍​‍‌‍‌‍​ ​‌​ ​‌‌‍‌​​‍‌‌​ ​‍​ ​‍​‍‌‌​ ‌‌‌​‌​​‍ ‍‌‍​ ‌‍‍​‌‍‍‌‌‍ ​‌‍‌​‌ ​‍‌‍‌‌‌‍ ‍​‍‌‌​ ‌‌‌​​‍‌‌ ‌‍‍ ‌‍‌‌‌ ‍‌​‍‌‌​ ​ ‌​‌​​‍‌‌​ ​ ‌​‌​​‍‌‌​ ​‍​ ​‍​ ‍‌​ ​ ​ ​ ​ ​​‌‍​ ​ ‌‌​ ‍​​ ​‌‌‍‌‍​ ‌ ​ ‌‍​ ‌‍​‍‌‌​ ​‍​ ​‍​‍‌‌​ ‌‌‌​‌​​‍ ‍‌ ‌​‌‍‌‌‌ ‍​‌ ‌​​ ‌‍​‍‌‍​‌‌ ​ ‌‍‌‌‌‌‌‌‌ ​‍‌‍ ​​ ‌‌‍‍​‌ ‌​‌ ‌​‌ ​​​‍‌‌​ ​ ‌​​‌​‍‌‌​ ​‍‌​‌‍​‍‌‌​ ​‍‌​‌‍‌‍ ​‌‍ ‌‍​ ‌‍​‌‌‍ ​‌‍‍​‌‍ ‌ ​ ‌ ‌​​‍‌‌​ ​ ‌​​‌​ ​ ​ ​ ​ ​ ​ ​ ​‍‌‍‌‍‍‌‌‍‌​​ ‌​ ‌​‌‍‌‍​ ‌‍​ ‍‌​ ‌‌​ ​‌​ ‍​‌‍‌‍​‍ ‌​ ​ ​ ‌‍​ ​​​ ​ ​‍ ‌​ ‌​​ ‍​‌‍‌​​ ‌‍​‍ ‌​ ‍​‌‍​‍‌‍‌‍​ ‍​​‍ ‌​ ‍​​ ​​​ ​ ​ ‌‌​ ‌ ‌‍‌​​ ​​‌‍​‌​ ‌​​ ‍‌‌‍‌‍​ ‌‌​‍‌‍‌ ‌​‌ ‍‌‌ ​​‌‍‌‌​ ‌‌ ​​‌ ​‍‌‍ ‌‍‌ ‌ ​‍‌‍​‌‌‍ ‌​‍‌‍‌ ​​‌‍​‌‌ ‌​‌‍‍​​ ‌‌‍​ ‌‍ ‌‍ ‍‌ ‌​‌‍‌‌‌‍ ‍‌ ‌​‌‌​ ‌‍‌‌‌‍​ ‌ ‌​‌‍‍‌‌‍ ‌‍ ‍‌ ​ ​‍‌‌​ ‌‌‌​​‍‌‌ ‌‍‍ ‌‍‌‌‌ ‍‌​‍‌‌​ ​ ‌​‌​​‍‌‌​ ​ ‌​‌​​‍‌‌​ ​‍​ ​‍‌‍​‌‌‍​‍‌‍​‌‌‍​‌‌‍​‍‌‍‌‌​ ‌‍‌‍​‌​ ​‌‌‍‌‌​ ​‌‌‍‌‌​‍‌‌​ ​‍​ ​‍​‍‌‌​ ‌‌‌​‌​​‍ ‍‌‍​ ‌‍ ‌‍ ‍‌ ‌​‌‍‌‌‌‍ ‍‌ ‌​​‍‌‌​ ‌‌‌​​‍‌‌ ‌‍‍ ‌‍‌‌‌ ‍‌​‍‌‌​ ​ ‌​‌​​‍‌‌​ ​ ‌​‌​​‍‌‌​ ​‍​ ​‍​ ​ ‌‍​ ​ ​​‌‍​‍​ ‌‌​ ​‌​ ​ ‌‍​‍‌‍‌‍​ ​‌​ ​‌‌‍‌​​‍‌‌​ ​‍​ ​‍​‍‌‌​ ‌‌‌​‌​​‍ ‍‌‍​ ‌‍‍​‌‍‍‌‌‍ ​‌‍‌​‌ ​‍‌‍‌‌‌‍ ‍​‍‌‌​ ‌‌‌​​‍‌‌ ‌‍‍ ‌‍‌‌‌ ‍‌​‍‌‌​ ​ ‌​‌​​‍‌‌​ ​ ‌​‌​​‍‌‌​ ​‍​ ​‍​ ‍‌​ ​ ​ ​ ​ ​​‌‍​ ​ ‌‌​ ‍​​ ​‌‌‍‌‍​ ‌ ​ ‌‍​ ‌‍​‍‌‌​ ​‍​ ​‍​‍‌‌​ ‌‌‌​‌​​‍ ‍‌ ‌​‌‍‌‌‌ ‍​‌ ‌​​‍‌‍‌ ​​‌‍‌‌‌ ​‍‌ ​ ‌ ​​‌‍‌‌‌‍​ ‌ ‌​‌‍‍‌‌ ‌‍‌‍‌‌​ ‌‌ ​​‌ ‌‌‌‍​‍‌‍ ​‌‍‍‌‌ ​ ‌‍‍​‌‍‌‌‌‍‌​​‍​‍‌ ‌
Institute of Electrical and Electronics Engineers (IEEE)​​​​‌ ‍ ​‍​‍‌‍ ‌ ​‍‌‍‍‌‌‍‌ ‌‍‍‌‌‍ ‍​‍​‍​ ‍‍​‍​‍‌ ​ ‌‍​‌‌‍ ‍‌‍‍‌‌ ‌​‌ ‍‌​‍ ‍‌‍‍‌‌‍ ​‍​‍​‍ ​​‍​‍‌‍‍​‌ ​‍‌‍‌‌‌‍‌‍​‍​‍​ ‍‍​‍​‍‌‍‍​‌ ‌​‌ ‌​‌ ​​​ ‍‍​‍ ​‍ ‌‍ ​‌‍ ‌‍​ ‌‍​‌‌‍ ​‌‍‍​‌‍ ‌ ​ ‌ ‌​​ ‍‍​ ​ ​ ​ ​ ​ ​ ​ ​‍ ‌‍‍‌‌‍ ‍‌ ‌​‌‍‌‌‌‍ ‍‌ ‌​​‍ ‌‍‌‌‌‍‌​‌‍‍‌‌ ‌​​‍ ‌‍ ‌‌‍ ‌‍‌​‌‍‌‌​ ‌‌ ​​‌ ​‍‌‍‌‌‌ ​ ‌‍‌‌‌‍ ‍‌ ‌​‌‍​‌‌ ‌​‌‍‍‌‌‍ ‌‍ ‍​ ‍ ‌‍‍‌‌‍‌​​ ‌​ ‌​‌‍‌‍​ ‌‍​ ‍‌​ ‌‌​ ​‌​ ‍​‌‍‌‍​‍ ‌​ ​ ​ ‌‍​ ​​​ ​ ​‍ ‌​ ‌​​ ‍​‌‍‌​​ ‌‍​‍ ‌​ ‍​‌‍​‍‌‍‌‍​ ‍​​‍ ‌​ ‍​​ ​​​ ​ ​ ‌‌​ ‌ ‌‍‌​​ ​​‌‍​‌​ ‌​​ ‍‌‌‍‌‍​ ‌‌​ ‍ ‌ ‌​‌ ‍‌‌ ​​‌‍‌‌​ ‌‌ ​​‌ ​‍‌‍ ‌‍‌ ‌ ​‍‌‍​‌‌‍ ‌​ ‍ ‌ ​​‌‍​‌‌ ‌​‌‍‍​​ ‌‌‍​ ‌‍ ‌‍ ‍‌ ‌​‌‍‌‌‌‍ ‍‌ ‌​‌‌​ ‌‍‌‌‌‍​ ‌ ‌​‌‍‍‌‌‍ ‌‍ ‍‌ ​ ​‍‌‌​ ‌‌‌​​‍‌‌ ‌‍‍ ‌‍‌‌‌ ‍‌​‍‌‌​ ​ ‌​‌​​‍‌‌​ ​ ‌​‌​​‍‌‌​ ​‍​ ​‍‌‍​‌‌‍​‍‌‍​‌‌‍​‌‌‍​‍‌‍‌‌​ ‌‍‌‍​‌​ ​‌‌‍‌‌​ ​‌‌‍‌‌​‍‌‌​ ​‍​ ​‍​‍‌‌​ ‌‌‌​‌​​‍ ‍‌‍​ ‌‍ ‌‍ ‍‌ ‌​‌‍‌‌‌‍ ‍‌ ‌​​‍‌‌​ ‌‌‌​​‍‌‌ ‌‍‍ ‌‍‌‌‌ ‍‌​‍‌‌​ ​ ‌​‌​​‍‌‌​ ​ ‌​‌​​‍‌‌​ ​‍​ ​‍‌‍​‌‌‍​‌​ ‍‌‌‍‌​​ ‌ ‌‍​‍‌‍​‌​ ​​​ ​ ‌‍​‍‌‍​‍​ ​‍​‍‌‌​ ​‍​ ​‍​‍‌‌​ ‌‌‌​‌​​‍ ‍‌‍​ ‌‍‍​‌‍‍‌‌‍ ​‌‍‌​‌ ​‍‌‍‌‌‌‍ ‍​‍‌‌​ ‌‌‌​​‍‌‌ ‌‍‍ ‌‍‌‌‌ ‍‌​‍‌‌​ ​ ‌​‌​​‍‌‌​ ​ ‌​‌​​‍‌‌​ ​‍​ ​‍​ ‍‌​ ​ ​ ​ ​ ​​‌‍​ ​ ‌‌​ ‍​​ ​‌‌‍‌‍​ ‌ ​ ‌‍​ ‌‍​‍‌‌​ ​‍​ ​‍​‍‌‌​ ‌‌‌​‌​​‍ ‍‌ ‌​‌‍‌‌‌ ‍​‌ ‌​​ ‌‍​‍‌‍​‌‌ ​ ‌‍‌‌‌‌‌‌‌ ​‍‌‍ ​​ ‌‌‍‍​‌ ‌​‌ ‌​‌ ​​​‍‌‌​ ​ ‌​​‌​‍‌‌​ ​‍‌​‌‍​‍‌‌​ ​‍‌​‌‍‌‍ ​‌‍ ‌‍​ ‌‍​‌‌‍ ​‌‍‍​‌‍ ‌ ​ ‌ ‌​​‍‌‌​ ​ ‌​​‌​ ​ ​ ​ ​ ​ ​ ​ ​‍‌‍‌‍‍‌‌‍‌​​ ‌​ ‌​‌‍‌‍​ ‌‍​ ‍‌​ ‌‌​ ​‌​ ‍​‌‍‌‍​‍ ‌​ ​ ​ ‌‍​ ​​​ ​ ​‍ ‌​ ‌​​ ‍​‌‍‌​​ ‌‍​‍ ‌​ ‍​‌‍​‍‌‍‌‍​ ‍​​‍ ‌​ ‍​​ ​​​ ​ ​ ‌‌​ ‌ ‌‍‌​​ ​​‌‍​‌​ ‌​​ ‍‌‌‍‌‍​ ‌‌​‍‌‍‌ ‌​‌ ‍‌‌ ​​‌‍‌‌​ ‌‌ ​​‌ ​‍‌‍ ‌‍‌ ‌ ​‍‌‍​‌‌‍ ‌​‍‌‍‌ ​​‌‍​‌‌ ‌​‌‍‍​​ ‌‌‍​ ‌‍ ‌‍ ‍‌ ‌​‌‍‌‌‌‍ ‍‌ ‌​‌‌​ ‌‍‌‌‌‍​ ‌ ‌​‌‍‍‌‌‍ ‌‍ ‍‌ ​ ​‍‌‌​ ‌‌‌​​‍‌‌ ‌‍‍ ‌‍‌‌‌ ‍‌​‍‌‌​ ​ ‌​‌​​‍‌‌​ ​ ‌​‌​​‍‌‌​ ​‍​ ​‍‌‍​‌‌‍​‍‌‍​‌‌‍​‌‌‍​‍‌‍‌‌​ ‌‍‌‍​‌​ ​‌‌‍‌‌​ ​‌‌‍‌‌​‍‌‌​ ​‍​ ​‍​‍‌‌​ ‌‌‌​‌​​‍ ‍‌‍​ ‌‍ ‌‍ ‍‌ ‌​‌‍‌‌‌‍ ‍‌ ‌​​‍‌‌​ ‌‌‌​​‍‌‌ ‌‍‍ ‌‍‌‌‌ ‍‌​‍‌‌​ ​ ‌​‌​​‍‌‌​ ​ ‌​‌​​‍‌‌​ ​‍​ ​‍‌‍​‌‌‍​‌​ ‍‌‌‍‌​​ ‌ ‌‍​‍‌‍​‌​ ​​​ ​ ‌‍​‍‌‍​‍​ ​‍​‍‌‌​ ​‍​ ​‍​‍‌‌​ ‌‌‌​‌​​‍ ‍‌‍​ ‌‍‍​‌‍‍‌‌‍ ​‌‍‌​‌ ​‍‌‍‌‌‌‍ ‍​‍‌‌​ ‌‌‌​​‍‌‌ ‌‍‍ ‌‍‌‌‌ ‍‌​‍‌‌​ ​ ‌​‌​​‍‌‌​ ​ ‌​‌​​‍‌‌​ ​‍​ ​‍​ ‍‌​ ​ ​ ​ ​ ​​‌‍​ ​ ‌‌​ ‍​​ ​‌‌‍‌‍​ ‌ ​ ‌‍​ ‌‍​‍‌‌​ ​‍​ ​‍​‍‌‌​ ‌‌‌​‌​​‍ ‍‌ ‌​‌‍‌‌‌ ‍​‌ ‌​​‍‌‍‌ ​​‌‍‌‌‌ ​‍‌ ​ ‌ ​​‌‍‌‌‌‍​ ‌ ‌​‌‍‍‌‌ ‌‍‌‍‌‌​ ‌‌ ​​‌ ‌‌‌‍​‍‌‍ ​‌‍‍‌‌ ​ ‌‍‍​‌‍‌‌‌‍‌​​‍​‍‌ ‌
Electric Power Research Institute (EPRI)​​​​‌ ‍ ​‍​‍‌‍ ‌ ​‍‌‍‍‌‌‍‌ ‌‍‍‌‌‍ ‍​‍​‍​ ‍‍​‍​‍‌ ​ ‌‍​‌‌‍ ‍‌‍‍‌‌ ‌​‌ ‍‌​‍ ‍‌‍‍‌‌‍ ​‍​‍​‍ ​​‍​‍‌‍‍​‌ ​‍‌‍‌‌‌‍‌‍​‍​‍​ ‍‍​‍​‍‌‍‍​‌ ‌​‌ ‌​‌ ​​​ ‍‍​‍ ​‍ ‌‍ ​‌‍ ‌‍​ ‌‍​‌‌‍ ​‌‍‍​‌‍ ‌ ​ ‌ ‌​​ ‍‍​ ​ ​ ​ ​ ​ ​ ​ ​‍ ‌‍‍‌‌‍ ‍‌ ‌​‌‍‌‌‌‍ ‍‌ ‌​​‍ ‌‍‌‌‌‍‌​‌‍‍‌‌ ‌​​‍ ‌‍ ‌‌‍ ‌‍‌​‌‍‌‌​ ‌‌ ​​‌ ​‍‌‍‌‌‌ ​ ‌‍‌‌‌‍ ‍‌ ‌​‌‍​‌‌ ‌​‌‍‍‌‌‍ ‌‍ ‍​ ‍ ‌‍‍‌‌‍‌​​ ‌​ ‌​‌‍‌‍​ ‌‍​ ‍‌​ ‌‌​ ​‌​ ‍​‌‍‌‍​‍ ‌​ ​ ​ ‌‍​ ​​​ ​ ​‍ ‌​ ‌​​ ‍​‌‍‌​​ ‌‍​‍ ‌​ ‍​‌‍​‍‌‍‌‍​ ‍​​‍ ‌​ ‍​​ ​​​ ​ ​ ‌‌​ ‌ ‌‍‌​​ ​​‌‍​‌​ ‌​​ ‍‌‌‍‌‍​ ‌‌​ ‍ ‌ ‌​‌ ‍‌‌ ​​‌‍‌‌​ ‌‌ ​​‌ ​‍‌‍ ‌‍‌ ‌ ​‍‌‍​‌‌‍ ‌​ ‍ ‌ ​​‌‍​‌‌ ‌​‌‍‍​​ ‌‌‍​ ‌‍ ‌‍ ‍‌ ‌​‌‍‌‌‌‍ ‍‌ ‌​‌‌​ ‌‍‌‌‌‍​ ‌ ‌​‌‍‍‌‌‍ ‌‍ ‍‌ ​ ​‍‌‌​ ‌‌‌​​‍‌‌ ‌‍‍ ‌‍‌‌‌ ‍‌​‍‌‌​ ​ ‌​‌​​‍‌‌​ ​ ‌​‌​​‍‌‌​ ​‍​ ​‍‌‍​‌‌‍​‍‌‍​‌‌‍​‌‌‍​‍‌‍‌‌​ ‌‍‌‍​‌​ ​‌‌‍‌‌​ ​‌‌‍‌‌​‍‌‌​ ​‍​ ​‍​‍‌‌​ ‌‌‌​‌​​‍ ‍‌‍​ ‌‍ ‌‍ ‍‌ ‌​‌‍‌‌‌‍ ‍‌ ‌​​‍‌‌​ ‌‌‌​​‍‌‌ ‌‍‍ ‌‍‌‌‌ ‍‌​‍‌‌​ ​ ‌​‌​​‍‌‌​ ​ ‌​‌​​‍‌‌​ ​‍​ ​‍​ ‍​​ ‍​‌‍​ ‌‍​‍​ ‍​​ ‌‌​ ​‌​ ‌‍‌‍‌​​ ​‌​ ‌‍​ ‍‌​‍‌‌​ ​‍​ ​‍​‍‌‌​ ‌‌‌​‌​​‍ ‍‌‍​ ‌‍‍​‌‍‍‌‌‍ ​‌‍‌​‌ ​‍‌‍‌‌‌‍ ‍​‍‌‌​ ‌‌‌​​‍‌‌ ‌‍‍ ‌‍‌‌‌ ‍‌​‍‌‌​ ​ ‌​‌​​‍‌‌​ ​ ‌​‌​​‍‌‌​ ​‍​ ​‍​ ‍‌​ ​ ​ ​ ​ ​​‌‍​ ​ ‌‌​ ‍​​ ​‌‌‍‌‍​ ‌ ​ ‌‍​ ‌‍​‍‌‌​ ​‍​ ​‍​‍‌‌​ ‌‌‌​‌​​‍ ‍‌ ‌​‌‍‌‌‌ ‍​‌ ‌​​ ‌‍​‍‌‍​‌‌ ​ ‌‍‌‌‌‌‌‌‌ ​‍‌‍ ​​ ‌‌‍‍​‌ ‌​‌ ‌​‌ ​​​‍‌‌​ ​ ‌​​‌​‍‌‌​ ​‍‌​‌‍​‍‌‌​ ​‍‌​‌‍‌‍ ​‌‍ ‌‍​ ‌‍​‌‌‍ ​‌‍‍​‌‍ ‌ ​ ‌ ‌​​‍‌‌​ ​ ‌​​‌​ ​ ​ ​ ​ ​ ​ ​ ​‍‌‍‌‍‍‌‌‍‌​​ ‌​ ‌​‌‍‌‍​ ‌‍​ ‍‌​ ‌‌​ ​‌​ ‍​‌‍‌‍​‍ ‌​ ​ ​ ‌‍​ ​​​ ​ ​‍ ‌​ ‌​​ ‍​‌‍‌​​ ‌‍​‍ ‌​ ‍​‌‍​‍‌‍‌‍​ ‍​​‍ ‌​ ‍​​ ​​​ ​ ​ ‌‌​ ‌ ‌‍‌​​ ​​‌‍​‌​ ‌​​ ‍‌‌‍‌‍​ ‌‌​‍‌‍‌ ‌​‌ ‍‌‌ ​​‌‍‌‌​ ‌‌ ​​‌ ​‍‌‍ ‌‍‌ ‌ ​‍‌‍​‌‌‍ ‌​‍‌‍‌ ​​‌‍​‌‌ ‌​‌‍‍​​ ‌‌‍​ ‌‍ ‌‍ ‍‌ ‌​‌‍‌‌‌‍ ‍‌ ‌​‌‌​ ‌‍‌‌‌‍​ ‌ ‌​‌‍‍‌‌‍ ‌‍ ‍‌ ​ ​‍‌‌​ ‌‌‌​​‍‌‌ ‌‍‍ ‌‍‌‌‌ ‍‌​‍‌‌​ ​ ‌​‌​​‍‌‌​ ​ ‌​‌​​‍‌‌​ ​‍​ ​‍‌‍​‌‌‍​‍‌‍​‌‌‍​‌‌‍​‍‌‍‌‌​ ‌‍‌‍​‌​ ​‌‌‍‌‌​ ​‌‌‍‌‌​‍‌‌​ ​‍​ ​‍​‍‌‌​ ‌‌‌​‌​​‍ ‍‌‍​ ‌‍ ‌‍ ‍‌ ‌​‌‍‌‌‌‍ ‍‌ ‌​​‍‌‌​ ‌‌‌​​‍‌‌ ‌‍‍ ‌‍‌‌‌ ‍‌​‍‌‌​ ​ ‌​‌​​‍‌‌​ ​ ‌​‌​​‍‌‌​ ​‍​ ​‍​ ‍​​ ‍​‌‍​ ‌‍​‍​ ‍​​ ‌‌​ ​‌​ ‌‍‌‍‌​​ ​‌​ ‌‍​ ‍‌​‍‌‌​ ​‍​ ​‍​‍‌‌​ ‌‌‌​‌​​‍ ‍‌‍​ ‌‍‍​‌‍‍‌‌‍ ​‌‍‌​‌ ​‍‌‍‌‌‌‍ ‍​‍‌‌​ ‌‌‌​​‍‌‌ ‌‍‍ ‌‍‌‌‌ ‍‌​‍‌‌​ ​ ‌​‌​​‍‌‌​ ​ ‌​‌​​‍‌‌​ ​‍​ ​‍​ ‍‌​ ​ ​ ​ ​ ​​‌‍​ ​ ‌‌​ ‍​​ ​‌‌‍‌‍​ ‌ ​ ‌‍​ ‌‍​‍‌‌​ ​‍​ ​‍​‍‌‌​ ‌‌‌​‌​​‍ ‍‌ ‌​‌‍‌‌‌ ‍​‌ ‌​​‍‌‍‌ ​​‌‍‌‌‌ ​‍‌ ​ ‌ ​​‌‍‌‌‌‍​ ‌ ‌​‌‍‍‌‌ ‌‍‌‍‌‌​ ‌‌ ​​‌ ‌‌‌‍​‍‌‍ ​‌‍‍‌‌ ​ ‌‍‍​‌‍‌‌‌‍‌​​‍​‍‌ ‌
Clean Energy States Alliance (CESA)​​​​‌ ‍ ​‍​‍‌‍ ‌ ​‍‌‍‍‌‌‍‌ ‌‍‍‌‌‍ ‍​‍​‍​ ‍‍​‍​‍‌ ​ ‌‍​‌‌‍ ‍‌‍‍‌‌ ‌​‌ ‍‌​‍ ‍‌‍‍‌‌‍ ​‍​‍​‍ ​​‍​‍‌‍‍​‌ ​‍‌‍‌‌‌‍‌‍​‍​‍​ ‍‍​‍​‍‌‍‍​‌ ‌​‌ ‌​‌ ​​​ ‍‍​‍ ​‍ ‌‍ ​‌‍ ‌‍​ ‌‍​‌‌‍ ​‌‍‍​‌‍ ‌ ​ ‌ ‌​​ ‍‍​ ​ ​ ​ ​ ​ ​ ​ ​‍ ‌‍‍‌‌‍ ‍‌ ‌​‌‍‌‌‌‍ ‍‌ ‌​​‍ ‌‍‌‌‌‍‌​‌‍‍‌‌ ‌​​‍ ‌‍ ‌‌‍ ‌‍‌​‌‍‌‌​ ‌‌ ​​‌ ​‍‌‍‌‌‌ ​ ‌‍‌‌‌‍ ‍‌ ‌​‌‍​‌‌ ‌​‌‍‍‌‌‍ ‌‍ ‍​ ‍ ‌‍‍‌‌‍‌​​ ‌​ ‌​‌‍‌‍​ ‌‍​ ‍‌​ ‌‌​ ​‌​ ‍​‌‍‌‍​‍ ‌​ ​ ​ ‌‍​ ​​​ ​ ​‍ ‌​ ‌​​ ‍​‌‍‌​​ ‌‍​‍ ‌​ ‍​‌‍​‍‌‍‌‍​ ‍​​‍ ‌​ ‍​​ ​​​ ​ ​ ‌‌​ ‌ ‌‍‌​​ ​​‌‍​‌​ ‌​​ ‍‌‌‍‌‍​ ‌‌​ ‍ ‌ ‌​‌ ‍‌‌ ​​‌‍‌‌​ ‌‌ ​​‌ ​‍‌‍ ‌‍‌ ‌ ​‍‌‍​‌‌‍ ‌​ ‍ ‌ ​​‌‍​‌‌ ‌​‌‍‍​​ ‌‌‍​ ‌‍ ‌‍ ‍‌ ‌​‌‍‌‌‌‍ ‍‌ ‌​‌‌​ ‌‍‌‌‌‍​ ‌ ‌​‌‍‍‌‌‍ ‌‍ ‍‌ ​ ​‍‌‌​ ‌‌‌​​‍‌‌ ‌‍‍ ‌‍‌‌‌ ‍‌​‍‌‌​ ​ ‌​‌​​‍‌‌​ ​ ‌​‌​​‍‌‌​ ​‍​ ​‍‌‍​‌‌‍​‍‌‍​‌‌‍​‌‌‍​‍‌‍‌‌​ ‌‍‌‍​‌​ ​‌‌‍‌‌​ ​‌‌‍‌‌​‍‌‌​ ​‍​ ​‍​‍‌‌​ ‌‌‌​‌​​‍ ‍‌‍​ ‌‍ ‌‍ ‍‌ ‌​‌‍‌‌‌‍ ‍‌ ‌​​‍‌‌​ ‌‌‌​​‍‌‌ ‌‍‍ ‌‍‌‌‌ ‍‌​‍‌‌​ ​ ‌​‌​​‍‌‌​ ​ ‌​‌​​‍‌‌​ ​‍​ ​‍​ ​​​ ​​​ ‌​​ ​‌​ ‌‌​ ‌‍‌‍​ ​ ‌‌‌‍​ ​ ​​‌‍​‌​ ‌‌​‍‌‌​ ​‍​ ​‍​‍‌‌​ ‌‌‌​‌​​‍ ‍‌‍​ ‌‍‍​‌‍‍‌‌‍ ​‌‍‌​‌ ​‍‌‍‌‌‌‍ ‍​‍‌‌​ ‌‌‌​​‍‌‌ ‌‍‍ ‌‍‌‌‌ ‍‌​‍‌‌​ ​ ‌​‌​​‍‌‌​ ​ ‌​‌​​‍‌‌​ ​‍​ ​‍​ ‍‌​ ​ ​ ​ ​ ​​‌‍​ ​ ‌‌​ ‍​​ ​‌‌‍‌‍​ ‌ ​ ‌‍​ ‌‍​‍‌‌​ ​‍​ ​‍​‍‌‌​ ‌‌‌​‌​​‍ ‍‌ ‌​‌‍‌‌‌ ‍​‌ ‌​​ ‌‍​‍‌‍​‌‌ ​ ‌‍‌‌‌‌‌‌‌ ​‍‌‍ ​​ ‌‌‍‍​‌ ‌​‌ ‌​‌ ​​​‍‌‌​ ​ ‌​​‌​‍‌‌​ ​‍‌​‌‍​‍‌‌​ ​‍‌​‌‍‌‍ ​‌‍ ‌‍​ ‌‍​‌‌‍ ​‌‍‍​‌‍ ‌ ​ ‌ ‌​​‍‌‌​ ​ ‌​​‌​ ​ ​ ​ ​ ​ ​ ​ ​‍‌‍‌‍‍‌‌‍‌​​ ‌​ ‌​‌‍‌‍​ ‌‍​ ‍‌​ ‌‌​ ​‌​ ‍​‌‍‌‍​‍ ‌​ ​ ​ ‌‍​ ​​​ ​ ​‍ ‌​ ‌​​ ‍​‌‍‌​​ ‌‍​‍ ‌​ ‍​‌‍​‍‌‍‌‍​ ‍​​‍ ‌​ ‍​​ ​​​ ​ ​ ‌‌​ ‌ ‌‍‌​​ ​​‌‍​‌​ ‌​​ ‍‌‌‍‌‍​ ‌‌​‍‌‍‌ ‌​‌ ‍‌‌ ​​‌‍‌‌​ ‌‌ ​​‌ ​‍‌‍ ‌‍‌ ‌ ​‍‌‍​‌‌‍ ‌​‍‌‍‌ ​​‌‍​‌‌ ‌​‌‍‍​​ ‌‌‍​ ‌‍ ‌‍ ‍‌ ‌​‌‍‌‌‌‍ ‍‌ ‌​‌‌​ ‌‍‌‌‌‍​ ‌ ‌​‌‍‍‌‌‍ ‌‍ ‍‌ ​ ​‍‌‌​ ‌‌‌​​‍‌‌ ‌‍‍ ‌‍‌‌‌ ‍‌​‍‌‌​ ​ ‌​‌​​‍‌‌​ ​ ‌​‌​​‍‌‌​ ​‍​ ​‍‌‍​‌‌‍​‍‌‍​‌‌‍​‌‌‍​‍‌‍‌‌​ ‌‍‌‍​‌​ ​‌‌‍‌‌​ ​‌‌‍‌‌​‍‌‌​ ​‍​ ​‍​‍‌‌​ ‌‌‌​‌​​‍ ‍‌‍​ ‌‍ ‌‍ ‍‌ ‌​‌‍‌‌‌‍ ‍‌ ‌​​‍‌‌​ ‌‌‌​​‍‌‌ ‌‍‍ ‌‍‌‌‌ ‍‌​‍‌‌​ ​ ‌​‌​​‍‌‌​ ​ ‌​‌​​‍‌‌​ ​‍​ ​‍​ ​​​ ​​​ ‌​​ ​‌​ ‌‌​ ‌‍‌‍​ ​ ‌‌‌‍​ ​ ​​‌‍​‌​ ‌‌​‍‌‌​ ​‍​ ​‍​‍‌‌​ ‌‌‌​‌​​‍ ‍‌‍​ ‌‍‍​‌‍‍‌‌‍ ​‌‍‌​‌ ​‍‌‍‌‌‌‍ ‍​‍‌‌​ ‌‌‌​​‍‌‌ ‌‍‍ ‌‍‌‌‌ ‍‌​‍‌‌​ ​ ‌​‌​​‍‌‌​ ​ ‌​‌​​‍‌‌​ ​‍​ ​‍​ ‍‌​ ​ ​ ​ ​ ​​‌‍​ ​ ‌‌​ ‍​​ ​‌‌‍‌‍​ ‌ ​ ‌‍​ ‌‍​‍‌‌​ ​‍​ ​‍​‍‌‌​ ‌‌‌​‌​​‍ ‍‌ ‌​‌‍‌‌‌ ‍​‌ ‌​​‍‌‍‌ ​​‌‍‌‌‌ ​‍‌ ​ ‌ ​​‌‍‌‌‌‍​ ‌ ‌​‌‍‍‌‌ ‌‍‌‍‌‌​ ‌‌ ​​‌ ‌‌‌‍​‍‌‍ ​‌‍‍‌‌ ​ ‌‍‍​‌‍‌‌‌‍‌​​‍​‍‌ ‌
Atlantic City Electric (ACE)​​​​‌ ‍ ​‍​‍‌‍ ‌ ​‍‌‍‍‌‌‍‌ ‌‍‍‌‌‍ ‍​‍​‍​ ‍‍​‍​‍‌ ​ ‌‍​‌‌‍ ‍‌‍‍‌‌ ‌​‌ ‍‌​‍ ‍‌‍‍‌‌‍ ​‍​‍​‍ ​​‍​‍‌‍‍​‌ ​‍‌‍‌‌‌‍‌‍​‍​‍​ ‍‍​‍​‍‌‍‍​‌ ‌​‌ ‌​‌ ​​​ ‍‍​‍ ​‍ ‌‍ ​‌‍ ‌‍​ ‌‍​‌‌‍ ​‌‍‍​‌‍ ‌ ​ ‌ ‌​​ ‍‍​ ​ ​ ​ ​ ​ ​ ​ ​‍ ‌‍‍‌‌‍ ‍‌ ‌​‌‍‌‌‌‍ ‍‌ ‌​​‍ ‌‍‌‌‌‍‌​‌‍‍‌‌ ‌​​‍ ‌‍ ‌‌‍ ‌‍‌​‌‍‌‌​ ‌‌ ​​‌ ​‍‌‍‌‌‌ ​ ‌‍‌‌‌‍ ‍‌ ‌​‌‍​‌‌ ‌​‌‍‍‌‌‍ ‌‍ ‍​ ‍ ‌‍‍‌‌‍‌​​ ‌​ ‌​‌‍‌‍​ ‌‍​ ‍‌​ ‌‌​ ​‌​ ‍​‌‍‌‍​‍ ‌​ ​ ​ ‌‍​ ​​​ ​ ​‍ ‌​ ‌​​ ‍​‌‍‌​​ ‌‍​‍ ‌​ ‍​‌‍​‍‌‍‌‍​ ‍​​‍ ‌​ ‍​​ ​​​ ​ ​ ‌‌​ ‌ ‌‍‌​​ ​​‌‍​‌​ ‌​​ ‍‌‌‍‌‍​ ‌‌​ ‍ ‌ ‌​‌ ‍‌‌ ​​‌‍‌‌​ ‌‌ ​​‌ ​‍‌‍ ‌‍‌ ‌ ​‍‌‍​‌‌‍ ‌​ ‍ ‌ ​​‌‍​‌‌ ‌​‌‍‍​​ ‌‌‍​ ‌‍ ‌‍ ‍‌ ‌​‌‍‌‌‌‍ ‍‌ ‌​‌‌​ ‌‍‌‌‌‍​ ‌ ‌​‌‍‍‌‌‍ ‌‍ ‍‌ ​ ​‍‌‌​ ‌‌‌​​‍‌‌ ‌‍‍ ‌‍‌‌‌ ‍‌​‍‌‌​ ​ ‌​‌​​‍‌‌​ ​ ‌​‌​​‍‌‌​ ​‍​ ​‍‌‍​‌‌‍​‍‌‍​‌‌‍​‌‌‍​‍‌‍‌‌​ ‌‍‌‍​‌​ ​‌‌‍‌‌​ ​‌‌‍‌‌​‍‌‌​ ​‍​ ​‍​‍‌‌​ ‌‌‌​‌​​‍ ‍‌‍​ ‌‍ ‌‍ ‍‌ ‌​‌‍‌‌‌‍ ‍‌ ‌​​‍‌‌​ ‌‌‌​​‍‌‌ ‌‍‍ ‌‍‌‌‌ ‍‌​‍‌‌​ ​ ‌​‌​​‍‌‌​ ​ ‌​‌​​‍‌‌​ ​‍​ ​‍​ ‌ ‌‍​‍‌‍‌​​ ​‍​ ‍​​ ‍​​ ​‌​ ​ ‌‍​‌​ ​ ​ ‌ ​ ‍​​‍‌‌​ ​‍​ ​‍​‍‌‌​ ‌‌‌​‌​​‍ ‍‌‍​ ‌‍‍​‌‍‍‌‌‍ ​‌‍‌​‌ ​‍‌‍‌‌‌‍ ‍​‍‌‌​ ‌‌‌​​‍‌‌ ‌‍‍ ‌‍‌‌‌ ‍‌​‍‌‌​ ​ ‌​‌​​‍‌‌​ ​ ‌​‌​​‍‌‌​ ​‍​ ​‍​ ‍‌​ ​ ​ ​ ​ ​​‌‍​ ​ ‌‌​ ‍​​ ​‌‌‍‌‍​ ‌ ​ ‌‍​ ‌‍​‍‌‌​ ​‍​ ​‍​‍‌‌​ ‌‌‌​‌​​‍ ‍‌ ‌​‌‍‌‌‌ ‍​‌ ‌​​ ‌‍​‍‌‍​‌‌ ​ ‌‍‌‌‌‌‌‌‌ ​‍‌‍ ​​ ‌‌‍‍​‌ ‌​‌ ‌​‌ ​​​‍‌‌​ ​ ‌​​‌​‍‌‌​ ​‍‌​‌‍​‍‌‌​ ​‍‌​‌‍‌‍ ​‌‍ ‌‍​ ‌‍​‌‌‍ ​‌‍‍​‌‍ ‌ ​ ‌ ‌​​‍‌‌​ ​ ‌​​‌​ ​ ​ ​ ​ ​ ​ ​ ​‍‌‍‌‍‍‌‌‍‌​​ ‌​ ‌​‌‍‌‍​ ‌‍​ ‍‌​ ‌‌​ ​‌​ ‍​‌‍‌‍​‍ ‌​ ​ ​ ‌‍​ ​​​ ​ ​‍ ‌​ ‌​​ ‍​‌‍‌​​ ‌‍​‍ ‌​ ‍​‌‍​‍‌‍‌‍​ ‍​​‍ ‌​ ‍​​ ​​​ ​ ​ ‌‌​ ‌ ‌‍‌​​ ​​‌‍​‌​ ‌​​ ‍‌‌‍‌‍​ ‌‌​‍‌‍‌ ‌​‌ ‍‌‌ ​​‌‍‌‌​ ‌‌ ​​‌ ​‍‌‍ ‌‍‌ ‌ ​‍‌‍​‌‌‍ ‌​‍‌‍‌ ​​‌‍​‌‌ ‌​‌‍‍​​ ‌‌‍​ ‌‍ ‌‍ ‍‌ ‌​‌‍‌‌‌‍ ‍‌ ‌​‌‌​ ‌‍‌‌‌‍​ ‌ ‌​‌‍‍‌‌‍ ‌‍ ‍‌ ​ ​‍‌‌​ ‌‌‌​​‍‌‌ ‌‍‍ ‌‍‌‌‌ ‍‌​‍‌‌​ ​ ‌​‌​​‍‌‌​ ​ ‌​‌​​‍‌‌​ ​‍​ ​‍‌‍​‌‌‍​‍‌‍​‌‌‍​‌‌‍​‍‌‍‌‌​ ‌‍‌‍​‌​ ​‌‌‍‌‌​ ​‌‌‍‌‌​‍‌‌​ ​‍​ ​‍​‍‌‌​ ‌‌‌​‌​​‍ ‍‌‍​ ‌‍ ‌‍ ‍‌ ‌​‌‍‌‌‌‍ ‍‌ ‌​​‍‌‌​ ‌‌‌​​‍‌‌ ‌‍‍ ‌‍‌‌‌ ‍‌​‍‌‌​ ​ ‌​‌​​‍‌‌​ ​ ‌​‌​​‍‌‌​ ​‍​ ​‍​ ‌ ‌‍​‍‌‍‌​​ ​‍​ ‍​​ ‍​​ ​‌​ ​ ‌‍​‌​ ​ ​ ‌ ​ ‍​​‍‌‌​ ​‍​ ​‍​‍‌‌​ ‌‌‌​‌​​‍ ‍‌‍​ ‌‍‍​‌‍‍‌‌‍ ​‌‍‌​‌ ​‍‌‍‌‌‌‍ ‍​‍‌‌​ ‌‌‌​​‍‌‌ ‌‍‍ ‌‍‌‌‌ ‍‌​‍‌‌​ ​ ‌​‌​​‍‌‌​ ​ ‌​‌​​‍‌‌​ ​‍​ ​‍​ ‍‌​ ​ ​ ​ ​ ​​‌‍​ ​ ‌‌​ ‍​​ ​‌‌‍‌‍​ ‌ ​ ‌‍​ ‌‍​‍‌‌​ ​‍​ ​‍​‍‌‌​ ‌‌‌​‌​​‍ ‍‌ ‌​‌‍‌‌‌ ‍​‌ ‌​​‍‌‍‌ ​​‌‍‌‌‌ ​‍‌ ​ ‌ ​​‌‍‌‌‌‍​ ‌ ‌​‌‍‍‌‌ ‌‍‌‍‌‌​ ‌‌ ​​‌ ‌‌‌‍​‍‌‍ ​‌‍‍‌‌ ​ ‌‍‍​‌‍‌‌‌‍‌​​‍​‍‌ ‌